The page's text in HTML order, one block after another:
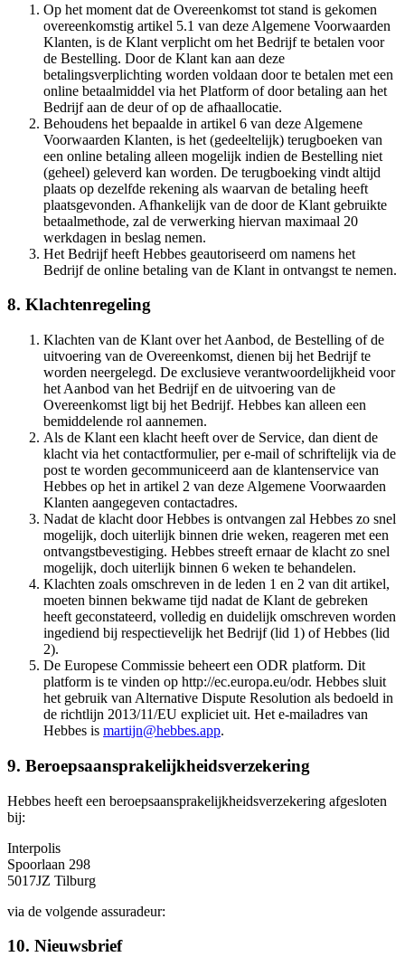
Op het moment dat de Overeenkomst tot stand is gekomen
overeenkomstig artikel 5.1 van deze Algemene Voorwaarden
Klanten, is de Klant verplicht om het Bedrijf te betalen voor
de Bestelling. Door de Klant kan aan deze
betalingsverplichting worden voldaan door te betalen met een
online betaalmiddel via het Platform of door betaling aan het
Bedrijf aan de deur of op de afhaallocatie. ​​​​‌ ‍ ​‍​‍‌‍ ‌ ​‍‌‍‍‌‌‍‌ ‌‍‍‌‌‍ ‍​‍​‍​ ‍‍​‍​‍‌ ​ ‌‍​‌‌‍ ‍‌‍‍‌‌ ‌​‌ ‍‌​‍ ‍‌‍‍‌‌‍ ​‍​‍​‍ ​​‍​‍‌‍‍​‌ ​‍‌‍‌‌‌‍‌‍​‍​‍​ ‍‍​‍​‍‌‍‍​‌ ‌​‌ ‌​‌ ​​​ ‍‍​‍ ​‍ ‌‍ ​‌‍ ‌‍​ ‌‍​‌‌‍ ​‌‍‍​‌‍ ‌ ​ ‌ ‌​​ ‍‍​ ​ ​ ​ ​ ​ ​ ​ ​‍ ‌‍‍‌‌‍ ‍‌ ‌​‌‍‌‌‌‍ ‍‌ ‌​​‍ ‌‍‌‌‌‍‌​‌‍‍‌‌ ‌​​‍ ‌‍ ‌‌‍ ‌‍‌​‌‍‌‌​ ‌‌ ​​‌ ​‍‌‍‌‌‌ ​ ‌‍‌‌‌‍ ‍‌ ‌​‌‍​‌‌ ‌​‌‍‍‌‌‍ ‌‍ ‍​ ‍ ‌‍‍‌‌‍‌​​ ‌‌‍‌​​ ​‍‌‍​‍​ ​​​ ​‍​ ‍​​ ​‌​ ‌​​‍ ‌‌‍‌​‌‍​‌​ ‍‌​ ​ ​‍ ‌​ ‌​​ ​‌‌‍‌‍​ ​‍​‍ ‌​ ‍‌‌‍‌‌​ ​‍​ ​‌​‍ ‌‌‍​‌‌‍‌‌‌‍‌‍​ ‌‌​ ​‍‌‍​‌‌‍​ ​ ​‌​ ​‌​ ​ ​ ​‍​ ​​​ ‍ ‌ ‌​‌ ‍‌‌ ​​‌‍‌‌​ ‌‌‍ ​‌‍‌‌‌‍‌ ‌‍​‌‌‍ ​‌‌​​‌‍​‌‌‍‌ ‌‍‌‌​ ‍ ‌ ​​‌‍​‌‌ ‌​‌‍‍​​ ‌‌‍​ ‌‍ ‌‍ ‍‌ ‌​‌‍‌‌‌‍ ‍‌ ‌​​‍‌‌​ ‌‌‌​​‍‌‌ ‌‍‍ ‌‍‌‌‌ ‍‌​‍‌‌​ ​ ‌​‌​​‍‌‌​ ​ ‌​‌​​‍‌‌​ ​‍​ ​‍‌‍‌​‌‍‌​​ ‌‌​ ‌‌​ ​ ‌‍‌‍‌‍​‌​ ​ ‌‍​‌‌‍​‍​ ‍​‌‍‌​​‍‌‌​ ​‍​ ​‍​‍‌‌​ ‌‌‌​‌​​‍ ‍‌‍​ ‌‍‍​‌‍‍‌‌‍ ​‌‍‌​‌ ​‍‌‍‌‌‌‍ ‍​‍‌‌​ ‌‌‌​​‍‌‌ ‌‍‍ ‌‍‌‌‌ ‍‌​‍‌‌​ ​ ‌​‌​​‍‌‌​ ​ ‌​‌​​‍‌‌​ ​‍​ ​‍​ ​‌‌‍​‍‌‍​‌​ ​​​ ‌​‌‍‌‍​ ‌‌‌‍​‌‌‍​‍​ ‌ ‌‍​‌​ ​ ​‍‌‌​ ​‍​ ​‍​‍‌‌​ ‌‌‌​‌​​‍ ‍‌ ‌​‌‍‌‌‌ ‍​‌ ‌​​ ‌‍​‍‌‍​‌‌ ​ ‌‍‌‌‌‌‌‌‌ ​‍‌‍ ​​ ‌‌‍‍​‌ ‌​‌ ‌​‌ ​​​‍‌‌​ ​ ‌​​‌​‍‌‌​ ​‍‌​‌‍​‍‌‌​ ​‍‌​‌‍‌‍ ​‌‍ ‌‍​ ‌‍​‌‌‍ ​‌‍‍​‌‍ ‌ ​ ‌ ‌​​‍‌‌​ ​ ‌​​‌​ ​ ​ ​ ​ ​ ​ ​ ​‍‌‍‌‍‍‌‌‍‌​​ ‌‌‍‌​​ ​‍‌‍​‍​ ​​​ ​‍​ ‍​​ ​‌​ ‌​​‍ ‌‌‍‌​‌‍​‌​ ‍‌​ ​ ​‍ ‌​ ‌​​ ​‌‌‍‌‍​ ​‍​‍ ‌​ ‍‌‌‍‌‌​ ​‍​ ​‌​‍ ‌‌‍​‌‌‍‌‌‌‍‌‍​ ‌‌​ ​‍‌‍​‌‌‍​ ​ ​‌​ ​‌​ ​ ​ ​‍​ ​​​‍‌‍‌ ‌​‌ ‍‌‌ ​​‌‍‌‌​ ‌‌‍ ​‌‍‌‌‌‍‌ ‌‍​‌‌‍ ​‌‌​​‌‍​‌‌‍‌ ‌‍‌‌​‍‌‍‌ ​​‌‍​‌‌ ‌​‌‍‍​​ ‌‌‍​ ‌‍ ‌‍ ‍‌ ‌​‌‍‌‌‌‍ ‍‌ ‌​​‍‌‌​ ‌‌‌​​‍‌‌ ‌‍‍ ‌‍‌‌‌ ‍‌​‍‌‌​ ​ ‌​‌​​‍‌‌​ ​ ‌​‌​​‍‌‌​ ​‍​ ​‍‌‍‌​‌‍‌​​ ‌‌​ ‌‌​ ​ ‌‍‌‍‌‍​‌​ ​ ‌‍​‌‌‍​‍​ ‍​‌‍‌​​‍‌‌​ ​‍​ ​‍​‍‌‌​ ‌‌‌​‌​​‍ ‍‌‍​ ‌‍‍​‌‍‍‌‌‍ ​‌‍‌​‌ ​‍‌‍‌‌‌‍ ‍​‍‌‌​ ‌‌‌​​‍‌‌ ‌‍‍ ‌‍‌‌‌ ‍‌​‍‌‌​ ​ ‌​‌​​‍‌‌​ ​ ‌​‌​​‍‌‌​ ​‍​ ​‍​ ​‌‌‍​‍‌‍​‌​ ​​​ ‌​‌‍‌‍​ ‌‌‌‍​‌‌‍​‍​ ‌ ‌‍​‌​ ​ ​‍‌‌​ ​‍​ ​‍​‍‌‌​ ‌‌‌​‌​​‍ ‍‌ ‌​‌‍‌‌‌ ‍​‌ ‌​​‍‌‍‌ ​​‌‍‌‌‌ ​‍‌ ​ ‌ ​​‌‍‌‌‌‍​ ‌ ‌​‌‍‍‌‌ ‌‍‌‍‌‌​ ‌‌ ​​‌ ‌‌‌‍​‍‌‍ ​‌‍‍‌‌ ​ ‌‍‍​‌‍‌‌‌‍‌​​‍​‍‌ ‌
Behoudens het bepaalde in artikel 6 van deze Algemene
Voorwaarden Klanten, is het (gedeeltelijk) terugboeken van
een online betaling alleen mogelijk indien de Bestelling niet
(geheel) geleverd kan worden. De terugboeking vindt altijd
plaats op dezelfde rekening als waarvan de betaling heeft
plaatsgevonden. Afhankelijk van de door de Klant gebruikte
betaalmethode, zal de verwerking hiervan maximaal 20
werkdagen in beslag nemen. ​​​​‌ ‍ ​‍​‍‌‍ ‌ ​‍‌‍‍‌‌‍‌ ‌‍‍‌‌‍ ‍​‍​‍​ ‍‍​‍​‍‌ ​ ‌‍​‌‌‍ ‍‌‍‍‌‌ ‌​‌ ‍‌​‍ ‍‌‍‍‌‌‍ ​‍​‍​‍ ​​‍​‍‌‍‍​‌ ​‍‌‍‌‌‌‍‌‍​‍​‍​ ‍‍​‍​‍‌‍‍​‌ ‌​‌ ‌​‌ ​​​ ‍‍​‍ ​‍ ‌‍ ​‌‍ ‌‍​ ‌‍​‌‌‍ ​‌‍‍​‌‍ ‌ ​ ‌ ‌​​ ‍‍​ ​ ​ ​ ​ ​ ​ ​ ​‍ ‌‍‍‌‌‍ ‍‌ ‌​‌‍‌‌‌‍ ‍‌ ‌​​‍ ‌‍‌‌‌‍‌​‌‍‍‌‌ ‌​​‍ ‌‍ ‌‌‍ ‌‍‌​‌‍‌‌​ ‌‌ ​​‌ ​‍‌‍‌‌‌ ​ ‌‍‌‌‌‍ ‍‌ ‌​‌‍​‌‌ ‌​‌‍‍‌‌‍ ‌‍ ‍​ ‍ ‌‍‍‌‌‍‌​​ ‌‌‍‌​​ ​‍‌‍​‍​ ​​​ ​‍​ ‍​​ ​‌​ ‌​​‍ ‌‌‍‌​‌‍​‌​ ‍‌​ ​ ​‍ ‌​ ‌​​ ​‌‌‍‌‍​ ​‍​‍ ‌​ ‍‌‌‍‌‌​ ​‍​ ​‌​‍ ‌‌‍​‌‌‍‌‌‌‍‌‍​ ‌‌​ ​‍‌‍​‌‌‍​ ​ ​‌​ ​‌​ ​ ​ ​‍​ ​​​ ‍ ‌ ‌​‌ ‍‌‌ ​​‌‍‌‌​ ‌‌‍ ​‌‍‌‌‌‍‌ ‌‍​‌‌‍ ​‌‌​​‌‍​‌‌‍‌ ‌‍‌‌​ ‍ ‌ ​​‌‍​‌‌ ‌​‌‍‍​​ ‌‌‍​ ‌‍ ‌‍ ‍‌ ‌​‌‍‌‌‌‍ ‍‌ ‌​​‍‌‌​ ‌‌‌​​‍‌‌ ‌‍‍ ‌‍‌‌‌ ‍‌​‍‌‌​ ​ ‌​‌​​‍‌‌​ ​ ‌​‌​​‍‌‌​ ​‍​ ​‍‌‍‌‍‌‍​‍‌‍‌‍​ ​‌‌‍​‍​ ‌‌‌‍​‌​ ‍‌​ ‍​​ ‌‌​ ‍​‌‍‌‌​‍‌‌​ ​‍​ ​‍​‍‌‌​ ‌‌‌​‌​​‍ ‍‌‍​ ‌‍‍​‌‍‍‌‌‍ ​‌‍‌​‌ ​‍‌‍‌‌‌‍ ‍​‍‌‌​ ‌‌‌​​‍‌‌ ‌‍‍ ‌‍‌‌‌ ‍‌​‍‌‌​ ​ ‌​‌​​‍‌‌​ ​ ‌​‌​​‍‌‌​ ​‍​ ​‍​ ​‌‌‍​‍‌‍​‌​ ​​​ ‌​‌‍‌‍​ ‌‌‌‍​‌‌‍​‍​ ‌ ‌‍​‌​ ​ ​‍‌‌​ ​‍​ ​‍​‍‌‌​ ‌‌‌​‌​​‍ ‍‌ ‌​‌‍‌‌‌ ‍​‌ ‌​​ ‌‍​‍‌‍​‌‌ ​ ‌‍‌‌‌‌‌‌‌ ​‍‌‍ ​​ ‌‌‍‍​‌ ‌​‌ ‌​‌ ​​​‍‌‌​ ​ ‌​​‌​‍‌‌​ ​‍‌​‌‍​‍‌‌​ ​‍‌​‌‍‌‍ ​‌‍ ‌‍​ ‌‍​‌‌‍ ​‌‍‍​‌‍ ‌ ​ ‌ ‌​​‍‌‌​ ​ ‌​​‌​ ​ ​ ​ ​ ​ ​ ​ ​‍‌‍‌‍‍‌‌‍‌​​ ‌‌‍‌​​ ​‍‌‍​‍​ ​​​ ​‍​ ‍​​ ​‌​ ‌​​‍ ‌‌‍‌​‌‍​‌​ ‍‌​ ​ ​‍ ‌​ ‌​​ ​‌‌‍‌‍​ ​‍​‍ ‌​ ‍‌‌‍‌‌​ ​‍​ ​‌​‍ ‌‌‍​‌‌‍‌‌‌‍‌‍​ ‌‌​ ​‍‌‍​‌‌‍​ ​ ​‌​ ​‌​ ​ ​ ​‍​ ​​​‍‌‍‌ ‌​‌ ‍‌‌ ​​‌‍‌‌​ ‌‌‍ ​‌‍‌‌‌‍‌ ‌‍​‌‌‍ ​‌‌​​‌‍​‌‌‍‌ ‌‍‌‌​‍‌‍‌ ​​‌‍​‌‌ ‌​‌‍‍​​ ‌‌‍​ ‌‍ ‌‍ ‍‌ ‌​‌‍‌‌‌‍ ‍‌ ‌​​‍‌‌​ ‌‌‌​​‍‌‌ ‌‍‍ ‌‍‌‌‌ ‍‌​‍‌‌​ ​ ‌​‌​​‍‌‌​ ​ ‌​‌​​‍‌‌​ ​‍​ ​‍‌‍‌‍‌‍​‍‌‍‌‍​ ​‌‌‍​‍​ ‌‌‌‍​‌​ ‍‌​ ‍​​ ‌‌​ ‍​‌‍‌‌​‍‌‌​ ​‍​ ​‍​‍‌‌​ ‌‌‌​‌​​‍ ‍‌‍​ ‌‍‍​‌‍‍‌‌‍ ​‌‍‌​‌ ​‍‌‍‌‌‌‍ ‍​‍‌‌​ ‌‌‌​​‍‌‌ ‌‍‍ ‌‍‌‌‌ ‍‌​‍‌‌​ ​ ‌​‌​​‍‌‌​ ​ ‌​‌​​‍‌‌​ ​‍​ ​‍​ ​‌‌‍​‍‌‍​‌​ ​​​ ‌​‌‍‌‍​ ‌‌‌‍​‌‌‍​‍​ ‌ ‌‍​‌​ ​ ​‍‌‌​ ​‍​ ​‍​‍‌‌​ ‌‌‌​‌​​‍ ‍‌ ‌​‌‍‌‌‌ ‍​‌ ‌​​‍‌‍‌ ​​‌‍‌‌‌ ​‍‌ ​ ‌ ​​‌‍‌‌‌‍​ ‌ ‌​‌‍‍‌‌ ‌‍‌‍‌‌​ ‌‌ ​​‌ ‌‌‌‍​‍‌‍ ​‌‍‍‌‌ ​ ‌‍‍​‌‍‌‌‌‍‌​​‍​‍‌ ‌
Het Bedrijf heeft Hebbes geautoriseerd om namens het
Bedrijf de online betaling van de Klant in ontvangst te nemen.​​​​‌ ‍ ​‍​‍‌‍ ‌ ​‍‌‍‍‌‌‍‌ ‌‍‍‌‌‍ ‍​‍​‍​ ‍‍​‍​‍‌ ​ ‌‍​‌‌‍ ‍‌‍‍‌‌ ‌​‌ ‍‌​‍ ‍‌‍‍‌‌‍ ​‍​‍​‍ ​​‍​‍‌‍‍​‌ ​‍‌‍‌‌‌‍‌‍​‍​‍​ ‍‍​‍​‍‌‍‍​‌ ‌​‌ ‌​‌ ​​​ ‍‍​‍ ​‍ ‌‍ ​‌‍ ‌‍​ ‌‍​‌‌‍ ​‌‍‍​‌‍ ‌ ​ ‌ ‌​​ ‍‍​ ​ ​ ​ ​ ​ ​ ​ ​‍ ‌‍‍‌‌‍ ‍‌ ‌​‌‍‌‌‌‍ ‍‌ ‌​​‍ ‌‍‌‌‌‍‌​‌‍‍‌‌ ‌​​‍ ‌‍ ‌‌‍ ‌‍‌​‌‍‌‌​ ‌‌ ​​‌ ​‍‌‍‌‌‌ ​ ‌‍‌‌‌‍ ‍‌ ‌​‌‍​‌‌ ‌​‌‍‍‌‌‍ ‌‍ ‍​ ‍ ‌‍‍‌‌‍‌​​ ‌‌‍‌​​ ​‍‌‍​‍​ ​​​ ​‍​ ‍​​ ​‌​ ‌​​‍ ‌‌‍‌​‌‍​‌​ ‍‌​ ​ ​‍ ‌​ ‌​​ ​‌‌‍‌‍​ ​‍​‍ ‌​ ‍‌‌‍‌‌​ ​‍​ ​‌​‍ ‌‌‍​‌‌‍‌‌‌‍‌‍​ ‌‌​ ​‍‌‍​‌‌‍​ ​ ​‌​ ​‌​ ​ ​ ​‍​ ​​​ ‍ ‌ ‌​‌ ‍‌‌ ​​‌‍‌‌​ ‌‌‍ ​‌‍‌‌‌‍‌ ‌‍​‌‌‍ ​‌‌​​‌‍​‌‌‍‌ ‌‍‌‌​ ‍ ‌ ​​‌‍​‌‌ ‌​‌‍‍​​ ‌‌‍​ ‌‍ ‌‍ ‍‌ ‌​‌‍‌‌‌‍ ‍‌ ‌​​‍‌‌​ ‌‌‌​​‍‌‌ ‌‍‍ ‌‍‌‌‌ ‍‌​‍‌‌​ ​ ‌​‌​​‍‌‌​ ​ ‌​‌​​‍‌‌​ ​‍​ ​‍​ ​ ​ ‍‌​ ​‍‌‍‌​​ ‌‌‌‍‌‍‌‍‌‍​ ‍​‌‍‌‌​ ‌ ‌‍​‍​ ‌‌​‍‌‌​ ​‍​ ​‍​‍‌‌​ ‌‌‌​‌​​‍ ‍‌‍​ ‌‍‍​‌‍‍‌‌‍ ​‌‍‌​‌ ​‍‌‍‌‌‌‍ ‍​‍‌‌​ ‌‌‌​​‍‌‌ ‌‍‍ ‌‍‌‌‌ ‍‌​‍‌‌​ ​ ‌​‌​​‍‌‌​ ​ ‌​‌​​‍‌‌​ ​‍​ ​‍​ ​‌‌‍​‍‌‍​‌​ ​​​ ‌​‌‍‌‍​ ‌‌‌‍​‌‌‍​‍​ ‌ ‌‍​‌​ ​ ​‍‌‌​ ​‍​ ​‍​‍‌‌​ ‌‌‌​‌​​‍ ‍‌ ‌​‌‍‌‌‌ ‍​‌ ‌​​ ‌‍​‍‌‍​‌‌ ​ ‌‍‌‌‌‌‌‌‌ ​‍‌‍ ​​ ‌‌‍‍​‌ ‌​‌ ‌​‌ ​​​‍‌‌​ ​ ‌​​‌​‍‌‌​ ​‍‌​‌‍​‍‌‌​ ​‍‌​‌‍‌‍ ​‌‍ ‌‍​ ‌‍​‌‌‍ ​‌‍‍​‌‍ ‌ ​ ‌ ‌​​‍‌‌​ ​ ‌​​‌​ ​ ​ ​ ​ ​ ​ ​ ​‍‌‍‌‍‍‌‌‍‌​​ ‌‌‍‌​​ ​‍‌‍​‍​ ​​​ ​‍​ ‍​​ ​‌​ ‌​​‍ ‌‌‍‌​‌‍​‌​ ‍‌​ ​ ​‍ ‌​ ‌​​ ​‌‌‍‌‍​ ​‍​‍ ‌​ ‍‌‌‍‌‌​ ​‍​ ​‌​‍ ‌‌‍​‌‌‍‌‌‌‍‌‍​ ‌‌​ ​‍‌‍​‌‌‍​ ​ ​‌​ ​‌​ ​ ​ ​‍​ ​​​‍‌‍‌ ‌​‌ ‍‌‌ ​​‌‍‌‌​ ‌‌‍ ​‌‍‌‌‌‍‌ ‌‍​‌‌‍ ​‌‌​​‌‍​‌‌‍‌ ‌‍‌‌​‍‌‍‌ ​​‌‍​‌‌ ‌​‌‍‍​​ ‌‌‍​ ‌‍ ‌‍ ‍‌ ‌​‌‍‌‌‌‍ ‍‌ ‌​​‍‌‌​ ‌‌‌​​‍‌‌ ‌‍‍ ‌‍‌‌‌ ‍‌​‍‌‌​ ​ ‌​‌​​‍‌‌​ ​ ‌​‌​​‍‌‌​ ​‍​ ​‍​ ​ ​ ‍‌​ ​‍‌‍‌​​ ‌‌‌‍‌‍‌‍‌‍​ ‍​‌‍‌‌​ ‌ ‌‍​‍​ ‌‌​‍‌‌​ ​‍​ ​‍​‍‌‌​ ‌‌‌​‌​​‍ ‍‌‍​ ‌‍‍​‌‍‍‌‌‍ ​‌‍‌​‌ ​‍‌‍‌‌‌‍ ‍​‍‌‌​ ‌‌‌​​‍‌‌ ‌‍‍ ‌‍‌‌‌ ‍‌​‍‌‌​ ​ ‌​‌​​‍‌‌​ ​ ‌​‌​​‍‌‌​ ​‍​ ​‍​ ​‌‌‍​‍‌‍​‌​ ​​​ ‌​‌‍‌‍​ ‌‌‌‍​‌‌‍​‍​ ‌ ‌‍​‌​ ​ ​‍‌‌​ ​‍​ ​‍​‍‌‌​ ‌‌‌​‌​​‍ ‍‌ ‌​‌‍‌‌‌ ‍​‌ ‌​​‍‌‍‌ ​​‌‍‌‌‌ ​‍‌ ​ ‌ ​​‌‍‌‌‌‍​ ‌ ‌​‌‍‍‌‌ ‌‍‌‍‌‌​ ‌‌ ​​‌ ‌‌‌‍​‍‌‍ ​‌‍‍‌‌ ​ ‌‍‍​‌‍‌‌‌‍‌​​‍​‍‌ ‌
8. Klachtenregeling​​​​‌ ‍ ​‍​‍‌‍ ‌ ​‍‌‍‍‌‌‍‌ ‌‍‍‌‌‍ ‍​‍​‍​ ‍‍​‍​‍‌ ​ ‌‍​‌‌‍ ‍‌‍‍‌‌ ‌​‌ ‍‌​‍ ‍‌‍‍‌‌‍ ​‍​‍​‍ ​​‍​‍‌‍‍​‌ ​‍‌‍‌‌‌‍‌‍​‍​‍​ ‍‍​‍​‍‌‍‍​‌ ‌​‌ ‌​‌ ​​​ ‍‍​‍ ​‍ ‌‍ ​‌‍ ‌‍​ ‌‍​‌‌‍ ​‌‍‍​‌‍ ‌ ​ ‌ ‌​​ ‍‍​ ​ ​ ​ ​ ​ ​ ​ ​‍ ‌‍‍‌‌‍ ‍‌ ‌​‌‍‌‌‌‍ ‍‌ ‌​​‍ ‌‍‌‌‌‍‌​‌‍‍‌‌ ‌​​‍ ‌‍ ‌‌‍ ‌‍‌​‌‍‌‌​ ‌‌ ​​‌ ​‍‌‍‌‌‌ ​ ‌‍‌‌‌‍ ‍‌ ‌​‌‍​‌‌ ‌​‌‍‍‌‌‍ ‌‍ ‍​ ‍ ‌‍‍‌‌‍‌​​ ‌‌‍‌​​ ​‍‌‍​‍​ ​​​ ​‍​ ‍​​ ​‌​ ‌​​‍ ‌‌‍‌​‌‍​‌​ ‍‌​ ​ ​‍ ‌​ ‌​​ ​‌‌‍‌‍​ ​‍​‍ ‌​ ‍‌‌‍‌‌​ ​‍​ ​‌​‍ ‌‌‍​‌‌‍‌‌‌‍‌‍​ ‌‌​ ​‍‌‍​‌‌‍​ ​ ​‌​ ​‌​ ​ ​ ​‍​ ​​​ ‍ ‌ ‌​‌ ‍‌‌ ​​‌‍‌‌​ ‌‌‍ ​‌‍‌‌‌‍‌ ‌‍​‌‌‍ ​‌‌​​‌‍​‌‌‍‌ ‌‍‌‌​ ‍ ‌ ​​‌‍​‌‌ ‌​‌‍‍​​ ‌‌‍​ ‌‍ ‌‍ ‍‌ ‌​‌‍‌‌‌‍ ‍‌ ‌​​‍‌‌​ ‌‌‌​​‍‌‌ ‌‍‍ ‌‍‌‌‌ ‍‌​‍‌‌​ ​ ‌​‌​​‍‌‌​ ​ ‌​‌​​‍‌‌​ ​‍​ ​‍‌‍​‍​ ​​​ ​‍​ ‍‌​ ‍​​ ‌​​ ​​​ ‍​​ ‍‌‌‍​ ‌‍​‍​ ‌​​‍‌‌​ ​‍​ ​‍​‍‌‌​ ‌‌‌​‌​​‍ ‍‌‍​ ‌‍‍​‌‍‍‌‌‍ ​‌‍‌​‌ ​‍‌‍‌‌‌‍ ‍​‍‌‌​ ‌‌‌​​‍‌‌ ‌‍‍ ‌‍‌‌‌ ‍‌​‍‌‌​ ​ ‌​‌​​‍‌‌​ ​ ‌​‌​​‍‌‌​ ​‍​ ​‍​ ‍​​ ​‌‌‍​ ‌‍​‍‌‍​ ​ ‍‌‌‍​ ‌‍​‌‌‍‌‍‌‍​‌​ ​ ‌‍‌​​‍‌‌​ ​‍​ ​‍​‍‌‌​ ‌‌‌​‌​​‍ ‍‌ ‌​‌‍‌‌‌ ‍​‌ ‌​​ ‌‍​‍‌‍​‌‌ ​ ‌‍‌‌‌‌‌‌‌ ​‍‌‍ ​​ ‌‌‍‍​‌ ‌​‌ ‌​‌ ​​​‍‌‌​ ​ ‌​​‌​‍‌‌​ ​‍‌​‌‍​‍‌‌​ ​‍‌​‌‍‌‍ ​‌‍ ‌‍​ ‌‍​‌‌‍ ​‌‍‍​‌‍ ‌ ​ ‌ ‌​​‍‌‌​ ​ ‌​​‌​ ​ ​ ​ ​ ​ ​ ​ ​‍‌‍‌‍‍‌‌‍‌​​ ‌‌‍‌​​ ​‍‌‍​‍​ ​​​ ​‍​ ‍​​ ​‌​ ‌​​‍ ‌‌‍‌​‌‍​‌​ ‍‌​ ​ ​‍ ‌​ ‌​​ ​‌‌‍‌‍​ ​‍​‍ ‌​ ‍‌‌‍‌‌​ ​‍​ ​‌​‍ ‌‌‍​‌‌‍‌‌‌‍‌‍​ ‌‌​ ​‍‌‍​‌‌‍​ ​ ​‌​ ​‌​ ​ ​ ​‍​ ​​​‍‌‍‌ ‌​‌ ‍‌‌ ​​‌‍‌‌​ ‌‌‍ ​‌‍‌‌‌‍‌ ‌‍​‌‌‍ ​‌‌​​‌‍​‌‌‍‌ ‌‍‌‌​‍‌‍‌ ​​‌‍​‌‌ ‌​‌‍‍​​ ‌‌‍​ ‌‍ ‌‍ ‍‌ ‌​‌‍‌‌‌‍ ‍‌ ‌​​‍‌‌​ ‌‌‌​​‍‌‌ ‌‍‍ ‌‍‌‌‌ ‍‌​‍‌‌​ ​ ‌​‌​​‍‌‌​ ​ ‌​‌​​‍‌‌​ ​‍​ ​‍‌‍​‍​ ​​​ ​‍​ ‍‌​ ‍​​ ‌​​ ​​​ ‍​​ ‍‌‌‍​ ‌‍​‍​ ‌​​‍‌‌​ ​‍​ ​‍​‍‌‌​ ‌‌‌​‌​​‍ ‍‌‍​ ‌‍‍​‌‍‍‌‌‍ ​‌‍‌​‌ ​‍‌‍‌‌‌‍ ‍​‍‌‌​ ‌‌‌​​‍‌‌ ‌‍‍ ‌‍‌‌‌ ‍‌​‍‌‌​ ​ ‌​‌​​‍‌‌​ ​ ‌​‌​​‍‌‌​ ​‍​ ​‍​ ‍​​ ​‌‌‍​ ‌‍​‍‌‍​ ​ ‍‌‌‍​ ‌‍​‌‌‍‌‍‌‍​‌​ ​ ‌‍‌​​‍‌‌​ ​‍​ ​‍​‍‌‌​ ‌‌‌​‌​​‍ ‍‌ ‌​‌‍‌‌‌ ‍​‌ ‌​​‍‌‍‌ ​​‌‍‌‌‌ ​‍‌ ​ ‌ ​​‌‍‌‌‌‍​ ‌ ‌​‌‍‍‌‌ ‌‍‌‍‌‌​ ‌‌ ​​‌ ‌‌‌‍​‍‌‍ ​‌‍‍‌‌ ​ ‌‍‍​‌‍‌‌‌‍‌​​‍​‍‌ ‌
Klachten van de Klant over het Aanbod, de Bestelling of de
uitvoering van de Overeenkomst, dienen bij het Bedrijf te
worden neergelegd. De exclusieve verantwoordelijkheid voor
het Aanbod van het Bedrijf en de uitvoering van de
Overeenkomst ligt bij het Bedrijf. Hebbes kan alleen een
bemiddelende rol aannemen. ​​​​‌ ‍ ​‍​‍‌‍ ‌ ​‍‌‍‍‌‌‍‌ ‌‍‍‌‌‍ ‍​‍​‍​ ‍‍​‍​‍‌ ​ ‌‍​‌‌‍ ‍‌‍‍‌‌ ‌​‌ ‍‌​‍ ‍‌‍‍‌‌‍ ​‍​‍​‍ ​​‍​‍‌‍‍​‌ ​‍‌‍‌‌‌‍‌‍​‍​‍​ ‍‍​‍​‍‌‍‍​‌ ‌​‌ ‌​‌ ​​​ ‍‍​‍ ​‍ ‌‍ ​‌‍ ‌‍​ ‌‍​‌‌‍ ​‌‍‍​‌‍ ‌ ​ ‌ ‌​​ ‍‍​ ​ ​ ​ ​ ​ ​ ​ ​‍ ‌‍‍‌‌‍ ‍‌ ‌​‌‍‌‌‌‍ ‍‌ ‌​​‍ ‌‍‌‌‌‍‌​‌‍‍‌‌ ‌​​‍ ‌‍ ‌‌‍ ‌‍‌​‌‍‌‌​ ‌‌ ​​‌ ​‍‌‍‌‌‌ ​ ‌‍‌‌‌‍ ‍‌ ‌​‌‍​‌‌ ‌​‌‍‍‌‌‍ ‌‍ ‍​ ‍ ‌‍‍‌‌‍‌​​ ‌‌‍‌​​ ​‍‌‍​‍​ ​​​ ​‍​ ‍​​ ​‌​ ‌​​‍ ‌‌‍‌​‌‍​‌​ ‍‌​ ​ ​‍ ‌​ ‌​​ ​‌‌‍‌‍​ ​‍​‍ ‌​ ‍‌‌‍‌‌​ ​‍​ ​‌​‍ ‌‌‍​‌‌‍‌‌‌‍‌‍​ ‌‌​ ​‍‌‍​‌‌‍​ ​ ​‌​ ​‌​ ​ ​ ​‍​ ​​​ ‍ ‌ ‌​‌ ‍‌‌ ​​‌‍‌‌​ ‌‌‍ ​‌‍‌‌‌‍‌ ‌‍​‌‌‍ ​‌‌​​‌‍​‌‌‍‌ ‌‍‌‌​ ‍ ‌ ​​‌‍​‌‌ ‌​‌‍‍​​ ‌‌‍​ ‌‍ ‌‍ ‍‌ ‌​‌‍‌‌‌‍ ‍‌ ‌​​‍‌‌​ ‌‌‌​​‍‌‌ ‌‍‍ ‌‍‌‌‌ ‍‌​‍‌‌​ ​ ‌​‌​​‍‌‌​ ​ ‌​‌​​‍‌‌​ ​‍​ ​‍​ ‌​​ ​‌‌‍​ ​ ‌‍​ ‌‌​ ​​​ ​​​ ​​​ ​‍‌‍‌‍‌‍​ ​ ‌ ​‍‌‌​ ​‍​ ​‍​‍‌‌​ ‌‌‌​‌​​‍ ‍‌‍​ ‌‍‍​‌‍‍‌‌‍ ​‌‍‌​‌ ​‍‌‍‌‌‌‍ ‍​‍‌‌​ ‌‌‌​​‍‌‌ ‌‍‍ ‌‍‌‌‌ ‍‌​‍‌‌​ ​ ‌​‌​​‍‌‌​ ​ ‌​‌​​‍‌‌​ ​‍​ ​‍​ ​ ‌‍​‍‌‍‌‍‌‍​‌‌‍‌‌‌‍‌‌​ ‌‌‌‍​ ​ ​ ‌‍‌​​ ‍‌‌‍‌‍​‍‌‌​ ​‍​ ​‍​‍‌‌​ ‌‌‌​‌​​‍ ‍‌ ‌​‌‍‌‌‌ ‍​‌ ‌​​ ‌‍​‍‌‍​‌‌ ​ ‌‍‌‌‌‌‌‌‌ ​‍‌‍ ​​ ‌‌‍‍​‌ ‌​‌ ‌​‌ ​​​‍‌‌​ ​ ‌​​‌​‍‌‌​ ​‍‌​‌‍​‍‌‌​ ​‍‌​‌‍‌‍ ​‌‍ ‌‍​ ‌‍​‌‌‍ ​‌‍‍​‌‍ ‌ ​ ‌ ‌​​‍‌‌​ ​ ‌​​‌​ ​ ​ ​ ​ ​ ​ ​ ​‍‌‍‌‍‍‌‌‍‌​​ ‌‌‍‌​​ ​‍‌‍​‍​ ​​​ ​‍​ ‍​​ ​‌​ ‌​​‍ ‌‌‍‌​‌‍​‌​ ‍‌​ ​ ​‍ ‌​ ‌​​ ​‌‌‍‌‍​ ​‍​‍ ‌​ ‍‌‌‍‌‌​ ​‍​ ​‌​‍ ‌‌‍​‌‌‍‌‌‌‍‌‍​ ‌‌​ ​‍‌‍​‌‌‍​ ​ ​‌​ ​‌​ ​ ​ ​‍​ ​​​‍‌‍‌ ‌​‌ ‍‌‌ ​​‌‍‌‌​ ‌‌‍ ​‌‍‌‌‌‍‌ ‌‍​‌‌‍ ​‌‌​​‌‍​‌‌‍‌ ‌‍‌‌​‍‌‍‌ ​​‌‍​‌‌ ‌​‌‍‍​​ ‌‌‍​ ‌‍ ‌‍ ‍‌ ‌​‌‍‌‌‌‍ ‍‌ ‌​​‍‌‌​ ‌‌‌​​‍‌‌ ‌‍‍ ‌‍‌‌‌ ‍‌​‍‌‌​ ​ ‌​‌​​‍‌‌​ ​ ‌​‌​​‍‌‌​ ​‍​ ​‍​ ‌​​ ​‌‌‍​ ​ ‌‍​ ‌‌​ ​​​ ​​​ ​​​ ​‍‌‍‌‍‌‍​ ​ ‌ ​‍‌‌​ ​‍​ ​‍​‍‌‌​ ‌‌‌​‌​​‍ ‍‌‍​ ‌‍‍​‌‍‍‌‌‍ ​‌‍‌​‌ ​‍‌‍‌‌‌‍ ‍​‍‌‌​ ‌‌‌​​‍‌‌ ‌‍‍ ‌‍‌‌‌ ‍‌​‍‌‌​ ​ ‌​‌​​‍‌‌​ ​ ‌​‌​​‍‌‌​ ​‍​ ​‍​ ​ ‌‍​‍‌‍‌‍‌‍​‌‌‍‌‌‌‍‌‌​ ‌‌‌‍​ ​ ​ ‌‍‌​​ ‍‌‌‍‌‍​‍‌‌​ ​‍​ ​‍​‍‌‌​ ‌‌‌​‌​​‍ ‍‌ ‌​‌‍‌‌‌ ‍​‌ ‌​​‍‌‍‌ ​​‌‍‌‌‌ ​‍‌ ​ ‌ ​​‌‍‌‌‌‍​ ‌ ‌​‌‍‍‌‌ ‌‍‌‍‌‌​ ‌‌ ​​‌ ‌‌‌‍​‍‌‍ ​‌‍‍‌‌ ​ ‌‍‍​‌‍‌‌‌‍‌​​‍​‍‌ ‌
Als de Klant een klacht heeft over de Service, dan dient de
klacht via het contactformulier, per e-mail of schriftelijk via de
post te worden gecommuniceerd aan de klantenservice van
Hebbes op het in artikel 2 van deze Algemene Voorwaarden
Klanten aangegeven contactadres. ​​​​‌ ‍ ​‍​‍‌‍ ‌ ​‍‌‍‍‌‌‍‌ ‌‍‍‌‌‍ ‍​‍​‍​ ‍‍​‍​‍‌ ​ ‌‍​‌‌‍ ‍‌‍‍‌‌ ‌​‌ ‍‌​‍ ‍‌‍‍‌‌‍ ​‍​‍​‍ ​​‍​‍‌‍‍​‌ ​‍‌‍‌‌‌‍‌‍​‍​‍​ ‍‍​‍​‍‌‍‍​‌ ‌​‌ ‌​‌ ​​​ ‍‍​‍ ​‍ ‌‍ ​‌‍ ‌‍​ ‌‍​‌‌‍ ​‌‍‍​‌‍ ‌ ​ ‌ ‌​​ ‍‍​ ​ ​ ​ ​ ​ ​ ​ ​‍ ‌‍‍‌‌‍ ‍‌ ‌​‌‍‌‌‌‍ ‍‌ ‌​​‍ ‌‍‌‌‌‍‌​‌‍‍‌‌ ‌​​‍ ‌‍ ‌‌‍ ‌‍‌​‌‍‌‌​ ‌‌ ​​‌ ​‍‌‍‌‌‌ ​ ‌‍‌‌‌‍ ‍‌ ‌​‌‍​‌‌ ‌​‌‍‍‌‌‍ ‌‍ ‍​ ‍ ‌‍‍‌‌‍‌​​ ‌‌‍‌​​ ​‍‌‍​‍​ ​​​ ​‍​ ‍​​ ​‌​ ‌​​‍ ‌‌‍‌​‌‍​‌​ ‍‌​ ​ ​‍ ‌​ ‌​​ ​‌‌‍‌‍​ ​‍​‍ ‌​ ‍‌‌‍‌‌​ ​‍​ ​‌​‍ ‌‌‍​‌‌‍‌‌‌‍‌‍​ ‌‌​ ​‍‌‍​‌‌‍​ ​ ​‌​ ​‌​ ​ ​ ​‍​ ​​​ ‍ ‌ ‌​‌ ‍‌‌ ​​‌‍‌‌​ ‌‌‍ ​‌‍‌‌‌‍‌ ‌‍​‌‌‍ ​‌‌​​‌‍​‌‌‍‌ ‌‍‌‌​ ‍ ‌ ​​‌‍​‌‌ ‌​‌‍‍​​ ‌‌‍​ ‌‍ ‌‍ ‍‌ ‌​‌‍‌‌‌‍ ‍‌ ‌​​‍‌‌​ ‌‌‌​​‍‌‌ ‌‍‍ ‌‍‌‌‌ ‍‌​‍‌‌​ ​ ‌​‌​​‍‌‌​ ​ ‌​‌​​‍‌‌​ ​‍​ ​‍​ ‌​​ ​​​ ​​‌‍‌​‌‍​‌‌‍​‍‌‍​‌‌‍‌​‌‍‌‌‌‍​ ​ ​​​ ​ ​‍‌‌​ ​‍​ ​‍​‍‌‌​ ‌‌‌​‌​​‍ ‍‌‍​ ‌‍‍​‌‍‍‌‌‍ ​‌‍‌​‌ ​‍‌‍‌‌‌‍ ‍​‍‌‌​ ‌‌‌​​‍‌‌ ‌‍‍ ‌‍‌‌‌ ‍‌​‍‌‌​ ​ ‌​‌​​‍‌‌​ ​ ‌​‌​​‍‌‌​ ​‍​ ​‍​ ​ ‌‍​‍‌‍‌‍‌‍​‌‌‍‌‌‌‍‌‌​ ‌‌‌‍​ ​ ​ ‌‍‌​​ ‍‌‌‍‌‍​‍‌‌​ ​‍​ ​‍​‍‌‌​ ‌‌‌​‌​​‍ ‍‌ ‌​‌‍‌‌‌ ‍​‌ ‌​​ ‌‍​‍‌‍​‌‌ ​ ‌‍‌‌‌‌‌‌‌ ​‍‌‍ ​​ ‌‌‍‍​‌ ‌​‌ ‌​‌ ​​​‍‌‌​ ​ ‌​​‌​‍‌‌​ ​‍‌​‌‍​‍‌‌​ ​‍‌​‌‍‌‍ ​‌‍ ‌‍​ ‌‍​‌‌‍ ​‌‍‍​‌‍ ‌ ​ ‌ ‌​​‍‌‌​ ​ ‌​​‌​ ​ ​ ​ ​ ​ ​ ​ ​‍‌‍‌‍‍‌‌‍‌​​ ‌‌‍‌​​ ​‍‌‍​‍​ ​​​ ​‍​ ‍​​ ​‌​ ‌​​‍ ‌‌‍‌​‌‍​‌​ ‍‌​ ​ ​‍ ‌​ ‌​​ ​‌‌‍‌‍​ ​‍​‍ ‌​ ‍‌‌‍‌‌​ ​‍​ ​‌​‍ ‌‌‍​‌‌‍‌‌‌‍‌‍​ ‌‌​ ​‍‌‍​‌‌‍​ ​ ​‌​ ​‌​ ​ ​ ​‍​ ​​​‍‌‍‌ ‌​‌ ‍‌‌ ​​‌‍‌‌​ ‌‌‍ ​‌‍‌‌‌‍‌ ‌‍​‌‌‍ ​‌‌​​‌‍​‌‌‍‌ ‌‍‌‌​‍‌‍‌ ​​‌‍​‌‌ ‌​‌‍‍​​ ‌‌‍​ ‌‍ ‌‍ ‍‌ ‌​‌‍‌‌‌‍ ‍‌ ‌​​‍‌‌​ ‌‌‌​​‍‌‌ ‌‍‍ ‌‍‌‌‌ ‍‌​‍‌‌​ ​ ‌​‌​​‍‌‌​ ​ ‌​‌​​‍‌‌​ ​‍​ ​‍​ ‌​​ ​​​ ​​‌‍‌​‌‍​‌‌‍​‍‌‍​‌‌‍‌​‌‍‌‌‌‍​ ​ ​​​ ​ ​‍‌‌​ ​‍​ ​‍​‍‌‌​ ‌‌‌​‌​​‍ ‍‌‍​ ‌‍‍​‌‍‍‌‌‍ ​‌‍‌​‌ ​‍‌‍‌‌‌‍ ‍​‍‌‌​ ‌‌‌​​‍‌‌ ‌‍‍ ‌‍‌‌‌ ‍‌​‍‌‌​ ​ ‌​‌​​‍‌‌​ ​ ‌​‌​​‍‌‌​ ​‍​ ​‍​ ​ ‌‍​‍‌‍‌‍‌‍​‌‌‍‌‌‌‍‌‌​ ‌‌‌‍​ ​ ​ ‌‍‌​​ ‍‌‌‍‌‍​‍‌‌​ ​‍​ ​‍​‍‌‌​ ‌‌‌​‌​​‍ ‍‌ ‌​‌‍‌‌‌ ‍​‌ ‌​​‍‌‍‌ ​​‌‍‌‌‌ ​‍‌ ​ ‌ ​​‌‍‌‌‌‍​ ‌ ‌​‌‍‍‌‌ ‌‍‌‍‌‌​ ‌‌ ​​‌ ‌‌‌‍​‍‌‍ ​‌‍‍‌‌ ​ ‌‍‍​‌‍‌‌‌‍‌​​‍​‍‌ ‌
Nadat de klacht door Hebbes is ontvangen zal Hebbes zo snel
mogelijk, doch uiterlijk binnen drie weken, reageren met een
ontvangstbevestiging. Hebbes streeft ernaar de klacht zo snel
mogelijk, doch uiterlijk binnen 6 weken te behandelen. ​​​​‌ ‍ ​‍​‍‌‍ ‌ ​‍‌‍‍‌‌‍‌ ‌‍‍‌‌‍ ‍​‍​‍​ ‍‍​‍​‍‌ ​ ‌‍​‌‌‍ ‍‌‍‍‌‌ ‌​‌ ‍‌​‍ ‍‌‍‍‌‌‍ ​‍​‍​‍ ​​‍​‍‌‍‍​‌ ​‍‌‍‌‌‌‍‌‍​‍​‍​ ‍‍​‍​‍‌‍‍​‌ ‌​‌ ‌​‌ ​​​ ‍‍​‍ ​‍ ‌‍ ​‌‍ ‌‍​ ‌‍​‌‌‍ ​‌‍‍​‌‍ ‌ ​ ‌ ‌​​ ‍‍​ ​ ​ ​ ​ ​ ​ ​ ​‍ ‌‍‍‌‌‍ ‍‌ ‌​‌‍‌‌‌‍ ‍‌ ‌​​‍ ‌‍‌‌‌‍‌​‌‍‍‌‌ ‌​​‍ ‌‍ ‌‌‍ ‌‍‌​‌‍‌‌​ ‌‌ ​​‌ ​‍‌‍‌‌‌ ​ ‌‍‌‌‌‍ ‍‌ ‌​‌‍​‌‌ ‌​‌‍‍‌‌‍ ‌‍ ‍​ ‍ ‌‍‍‌‌‍‌​​ ‌‌‍‌​​ ​‍‌‍​‍​ ​​​ ​‍​ ‍​​ ​‌​ ‌​​‍ ‌‌‍‌​‌‍​‌​ ‍‌​ ​ ​‍ ‌​ ‌​​ ​‌‌‍‌‍​ ​‍​‍ ‌​ ‍‌‌‍‌‌​ ​‍​ ​‌​‍ ‌‌‍​‌‌‍‌‌‌‍‌‍​ ‌‌​ ​‍‌‍​‌‌‍​ ​ ​‌​ ​‌​ ​ ​ ​‍​ ​​​ ‍ ‌ ‌​‌ ‍‌‌ ​​‌‍‌‌​ ‌‌‍ ​‌‍‌‌‌‍‌ ‌‍​‌‌‍ ​‌‌​​‌‍​‌‌‍‌ ‌‍‌‌​ ‍ ‌ ​​‌‍​‌‌ ‌​‌‍‍​​ ‌‌‍​ ‌‍ ‌‍ ‍‌ ‌​‌‍‌‌‌‍ ‍‌ ‌​​‍‌‌​ ‌‌‌​​‍‌‌ ‌‍‍ ‌‍‌‌‌ ‍‌​‍‌‌​ ​ ‌​‌​​‍‌‌​ ​ ‌​‌​​‍‌‌​ ​‍​ ​‍‌‍‌​‌‍​‍​ ​​​ ‌ ​ ​ ‌‍‌‌‌‍‌‍​ ​ ‌‍‌​​ ​​​ ‍‌​ ‍‌​‍‌‌​ ​‍​ ​‍​‍‌‌​ ‌‌‌​‌​​‍ ‍‌‍​ ‌‍‍​‌‍‍‌‌‍ ​‌‍‌​‌ ​‍‌‍‌‌‌‍ ‍​‍‌‌​ ‌‌‌​​‍‌‌ ‌‍‍ ‌‍‌‌‌ ‍‌​‍‌‌​ ​ ‌​‌​​‍‌‌​ ​ ‌​‌​​‍‌‌​ ​‍​ ​‍​ ​ ‌‍​‍‌‍‌‍‌‍​‌‌‍‌‌‌‍‌‌​ ‌‌‌‍​ ​ ​ ‌‍‌​​ ‍‌‌‍‌‍​‍‌‌​ ​‍​ ​‍​‍‌‌​ ‌‌‌​‌​​‍ ‍‌ ‌​‌‍‌‌‌ ‍​‌ ‌​​ ‌‍​‍‌‍​‌‌ ​ ‌‍‌‌‌‌‌‌‌ ​‍‌‍ ​​ ‌‌‍‍​‌ ‌​‌ ‌​‌ ​​​‍‌‌​ ​ ‌​​‌​‍‌‌​ ​‍‌​‌‍​‍‌‌​ ​‍‌​‌‍‌‍ ​‌‍ ‌‍​ ‌‍​‌‌‍ ​‌‍‍​‌‍ ‌ ​ ‌ ‌​​‍‌‌​ ​ ‌​​‌​ ​ ​ ​ ​ ​ ​ ​ ​‍‌‍‌‍‍‌‌‍‌​​ ‌‌‍‌​​ ​‍‌‍​‍​ ​​​ ​‍​ ‍​​ ​‌​ ‌​​‍ ‌‌‍‌​‌‍​‌​ ‍‌​ ​ ​‍ ‌​ ‌​​ ​‌‌‍‌‍​ ​‍​‍ ‌​ ‍‌‌‍‌‌​ ​‍​ ​‌​‍ ‌‌‍​‌‌‍‌‌‌‍‌‍​ ‌‌​ ​‍‌‍​‌‌‍​ ​ ​‌​ ​‌​ ​ ​ ​‍​ ​​​‍‌‍‌ ‌​‌ ‍‌‌ ​​‌‍‌‌​ ‌‌‍ ​‌‍‌‌‌‍‌ ‌‍​‌‌‍ ​‌‌​​‌‍​‌‌‍‌ ‌‍‌‌​‍‌‍‌ ​​‌‍​‌‌ ‌​‌‍‍​​ ‌‌‍​ ‌‍ ‌‍ ‍‌ ‌​‌‍‌‌‌‍ ‍‌ ‌​​‍‌‌​ ‌‌‌​​‍‌‌ ‌‍‍ ‌‍‌‌‌ ‍‌​‍‌‌​ ​ ‌​‌​​‍‌‌​ ​ ‌​‌​​‍‌‌​ ​‍​ ​‍‌‍‌​‌‍​‍​ ​​​ ‌ ​ ​ ‌‍‌‌‌‍‌‍​ ​ ‌‍‌​​ ​​​ ‍‌​ ‍‌​‍‌‌​ ​‍​ ​‍​‍‌‌​ ‌‌‌​‌​​‍ ‍‌‍​ ‌‍‍​‌‍‍‌‌‍ ​‌‍‌​‌ ​‍‌‍‌‌‌‍ ‍​‍‌‌​ ‌‌‌​​‍‌‌ ‌‍‍ ‌‍‌‌‌ ‍‌​‍‌‌​ ​ ‌​‌​​‍‌‌​ ​ ‌​‌​​‍‌‌​ ​‍​ ​‍​ ​ ‌‍​‍‌‍‌‍‌‍​‌‌‍‌‌‌‍‌‌​ ‌‌‌‍​ ​ ​ ‌‍‌​​ ‍‌‌‍‌‍​‍‌‌​ ​‍​ ​‍​‍‌‌​ ‌‌‌​‌​​‍ ‍‌ ‌​‌‍‌‌‌ ‍​‌ ‌​​‍‌‍‌ ​​‌‍‌‌‌ ​‍‌ ​ ‌ ​​‌‍‌‌‌‍​ ‌ ‌​‌‍‍‌‌ ‌‍‌‍‌‌​ ‌‌ ​​‌ ‌‌‌‍​‍‌‍ ​‌‍‍‌‌ ​ ‌‍‍​‌‍‌‌‌‍‌​​‍​‍‌ ‌
Klachten zoals omschreven in de leden 1 en 2 van dit artikel,
moeten binnen bekwame tijd nadat de Klant de gebreken
heeft geconstateerd, volledig en duidelijk omschreven worden
ingediend bij respectievelijk het Bedrijf (lid 1) of Hebbes (lid
2). ​​​​‌ ‍ ​‍​‍‌‍ ‌ ​‍‌‍‍‌‌‍‌ ‌‍‍‌‌‍ ‍​‍​‍​ ‍‍​‍​‍‌ ​ ‌‍​‌‌‍ ‍‌‍‍‌‌ ‌​‌ ‍‌​‍ ‍‌‍‍‌‌‍ ​‍​‍​‍ ​​‍​‍‌‍‍​‌ ​‍‌‍‌‌‌‍‌‍​‍​‍​ ‍‍​‍​‍‌‍‍​‌ ‌​‌ ‌​‌ ​​​ ‍‍​‍ ​‍ ‌‍ ​‌‍ ‌‍​ ‌‍​‌‌‍ ​‌‍‍​‌‍ ‌ ​ ‌ ‌​​ ‍‍​ ​ ​ ​ ​ ​ ​ ​ ​‍ ‌‍‍‌‌‍ ‍‌ ‌​‌‍‌‌‌‍ ‍‌ ‌​​‍ ‌‍‌‌‌‍‌​‌‍‍‌‌ ‌​​‍ ‌‍ ‌‌‍ ‌‍‌​‌‍‌‌​ ‌‌ ​​‌ ​‍‌‍‌‌‌ ​ ‌‍‌‌‌‍ ‍‌ ‌​‌‍​‌‌ ‌​‌‍‍‌‌‍ ‌‍ ‍​ ‍ ‌‍‍‌‌‍‌​​ ‌‌‍‌​​ ​‍‌‍​‍​ ​​​ ​‍​ ‍​​ ​‌​ ‌​​‍ ‌‌‍‌​‌‍​‌​ ‍‌​ ​ ​‍ ‌​ ‌​​ ​‌‌‍‌‍​ ​‍​‍ ‌​ ‍‌‌‍‌‌​ ​‍​ ​‌​‍ ‌‌‍​‌‌‍‌‌‌‍‌‍​ ‌‌​ ​‍‌‍​‌‌‍​ ​ ​‌​ ​‌​ ​ ​ ​‍​ ​​​ ‍ ‌ ‌​‌ ‍‌‌ ​​‌‍‌‌​ ‌‌‍ ​‌‍‌‌‌‍‌ ‌‍​‌‌‍ ​‌‌​​‌‍​‌‌‍‌ ‌‍‌‌​ ‍ ‌ ​​‌‍​‌‌ ‌​‌‍‍​​ ‌‌‍​ ‌‍ ‌‍ ‍‌ ‌​‌‍‌‌‌‍ ‍‌ ‌​​‍‌‌​ ‌‌‌​​‍‌‌ ‌‍‍ ‌‍‌‌‌ ‍‌​‍‌‌​ ​ ‌​‌​​‍‌‌​ ​ ‌​‌​​‍‌‌​ ​‍​ ​‍‌‍‌‌​ ‌​‌‍‌‌​ ​‍​ ​‍​ ​‍​ ​ ‌‍‌‍​ ​‍‌‍‌‍‌‍‌‍​ ‌​​‍‌‌​ ​‍​ ​‍​‍‌‌​ ‌‌‌​‌​​‍ ‍‌‍​ ‌‍‍​‌‍‍‌‌‍ ​‌‍‌​‌ ​‍‌‍‌‌‌‍ ‍​‍‌‌​ ‌‌‌​​‍‌‌ ‌‍‍ ‌‍‌‌‌ ‍‌​‍‌‌​ ​ ‌​‌​​‍‌‌​ ​ ‌​‌​​‍‌‌​ ​‍​ ​‍​ ​ ‌‍​‍‌‍‌‍‌‍​‌‌‍‌‌‌‍‌‌​ ‌‌‌‍​ ​ ​ ‌‍‌​​ ‍‌‌‍‌‍​‍‌‌​ ​‍​ ​‍​‍‌‌​ ‌‌‌​‌​​‍ ‍‌ ‌​‌‍‌‌‌ ‍​‌ ‌​​ ‌‍​‍‌‍​‌‌ ​ ‌‍‌‌‌‌‌‌‌ ​‍‌‍ ​​ ‌‌‍‍​‌ ‌​‌ ‌​‌ ​​​‍‌‌​ ​ ‌​​‌​‍‌‌​ ​‍‌​‌‍​‍‌‌​ ​‍‌​‌‍‌‍ ​‌‍ ‌‍​ ‌‍​‌‌‍ ​‌‍‍​‌‍ ‌ ​ ‌ ‌​​‍‌‌​ ​ ‌​​‌​ ​ ​ ​ ​ ​ ​ ​ ​‍‌‍‌‍‍‌‌‍‌​​ ‌‌‍‌​​ ​‍‌‍​‍​ ​​​ ​‍​ ‍​​ ​‌​ ‌​​‍ ‌‌‍‌​‌‍​‌​ ‍‌​ ​ ​‍ ‌​ ‌​​ ​‌‌‍‌‍​ ​‍​‍ ‌​ ‍‌‌‍‌‌​ ​‍​ ​‌​‍ ‌‌‍​‌‌‍‌‌‌‍‌‍​ ‌‌​ ​‍‌‍​‌‌‍​ ​ ​‌​ ​‌​ ​ ​ ​‍​ ​​​‍‌‍‌ ‌​‌ ‍‌‌ ​​‌‍‌‌​ ‌‌‍ ​‌‍‌‌‌‍‌ ‌‍​‌‌‍ ​‌‌​​‌‍​‌‌‍‌ ‌‍‌‌​‍‌‍‌ ​​‌‍​‌‌ ‌​‌‍‍​​ ‌‌‍​ ‌‍ ‌‍ ‍‌ ‌​‌‍‌‌‌‍ ‍‌ ‌​​‍‌‌​ ‌‌‌​​‍‌‌ ‌‍‍ ‌‍‌‌‌ ‍‌​‍‌‌​ ​ ‌​‌​​‍‌‌​ ​ ‌​‌​​‍‌‌​ ​‍​ ​‍‌‍‌‌​ ‌​‌‍‌‌​ ​‍​ ​‍​ ​‍​ ​ ‌‍‌‍​ ​‍‌‍‌‍‌‍‌‍​ ‌​​‍‌‌​ ​‍​ ​‍​‍‌‌​ ‌‌‌​‌​​‍ ‍‌‍​ ‌‍‍​‌‍‍‌‌‍ ​‌‍‌​‌ ​‍‌‍‌‌‌‍ ‍​‍‌‌​ ‌‌‌​​‍‌‌ ‌‍‍ ‌‍‌‌‌ ‍‌​‍‌‌​ ​ ‌​‌​​‍‌‌​ ​ ‌​‌​​‍‌‌​ ​‍​ ​‍​ ​ ‌‍​‍‌‍‌‍‌‍​‌‌‍‌‌‌‍‌‌​ ‌‌‌‍​ ​ ​ ‌‍‌​​ ‍‌‌‍‌‍​‍‌‌​ ​‍​ ​‍​‍‌‌​ ‌‌‌​‌​​‍ ‍‌ ‌​‌‍‌‌‌ ‍​‌ ‌​​‍‌‍‌ ​​‌‍‌‌‌ ​‍‌ ​ ‌ ​​‌‍‌‌‌‍​ ‌ ‌​‌‍‍‌‌ ‌‍‌‍‌‌​ ‌‌ ​​‌ ‌‌‌‍​‍‌‍ ​‌‍‍‌‌ ​ ‌‍‍​‌‍‌‌‌‍‌​​‍​‍‌ ‌
De Europese Commissie beheert een ODR platform. Dit
platform is te vinden op http://ec.europa.eu/odr. Hebbes sluit
het gebruik van Alternative Dispute Resolution als bedoeld in
de richtlijn 2013/11/EU expliciet uit. Het e-mailadres van
Hebbes is ​​​​‌ ‍ ​‍​‍‌‍ ‌ ​‍‌‍‍‌‌‍‌ ‌‍‍‌‌‍ ‍​‍​‍​ ‍‍​‍​‍‌ ​ ‌‍​‌‌‍ ‍‌‍‍‌‌ ‌​‌ ‍‌​‍ ‍‌‍‍‌‌‍ ​‍​‍​‍ ​​‍​‍‌‍‍​‌ ​‍‌‍‌‌‌‍‌‍​‍​‍​ ‍‍​‍​‍‌‍‍​‌ ‌​‌ ‌​‌ ​​​ ‍‍​‍ ​‍ ‌‍ ​‌‍ ‌‍​ ‌‍​‌‌‍ ​‌‍‍​‌‍ ‌ ​ ‌ ‌​​ ‍‍​ ​ ​ ​ ​ ​ ​ ​ ​‍ ‌‍‍‌‌‍ ‍‌ ‌​‌‍‌‌‌‍ ‍‌ ‌​​‍ ‌‍‌‌‌‍‌​‌‍‍‌‌ ‌​​‍ ‌‍ ‌‌‍ ‌‍‌​‌‍‌‌​ ‌‌ ​​‌ ​‍‌‍‌‌‌ ​ ‌‍‌‌‌‍ ‍‌ ‌​‌‍​‌‌ ‌​‌‍‍‌‌‍ ‌‍ ‍​ ‍ ‌‍‍‌‌‍‌​​ ‌‌‍‌​​ ​‍‌‍​‍​ ​​​ ​‍​ ‍​​ ​‌​ ‌​​‍ ‌‌‍‌​‌‍​‌​ ‍‌​ ​ ​‍ ‌​ ‌​​ ​‌‌‍‌‍​ ​‍​‍ ‌​ ‍‌‌‍‌‌​ ​‍​ ​‌​‍ ‌‌‍​‌‌‍‌‌‌‍‌‍​ ‌‌​ ​‍‌‍​‌‌‍​ ​ ​‌​ ​‌​ ​ ​ ​‍​ ​​​ ‍ ‌ ‌​‌ ‍‌‌ ​​‌‍‌‌​ ‌‌‍ ​‌‍‌‌‌‍‌ ‌‍​‌‌‍ ​‌‌​​‌‍​‌‌‍‌ ‌‍‌‌​ ‍ ‌ ​​‌‍​‌‌ ‌​‌‍‍​​ ‌‌‍​ ‌‍ ‌‍ ‍‌ ‌​‌‍‌‌‌‍ ‍‌ ‌​​‍‌‌​ ‌‌‌​​‍‌‌ ‌‍‍ ‌‍‌‌‌ ‍‌​‍‌‌​ ​ ‌​‌​​‍‌‌​ ​ ‌​‌​​‍‌‌​ ​‍​ ​‍​ ​ ‌‍​ ‌‍‌‍​ ‌ ​ ​​​ ​‌​ ​‌​ ​‌‌‍‌‍​ ‌‍​ ‌‌​ ​ ​‍‌‌​ ​‍​ ​‍​‍‌‌​ ‌‌‌​‌​​‍ ‍‌‍​ ‌‍‍​‌‍‍‌‌‍ ​‌‍‌​‌ ​‍‌‍‌‌‌‍ ‍​‍‌‌​ ‌‌‌​​‍‌‌ ‌‍‍ ‌‍‌‌‌ ‍‌​‍‌‌​ ​ ‌​‌​​‍‌‌​ ​ ‌​‌​​‍‌‌​ ​‍​ ​‍​ ​ ‌‍​‍‌‍‌‍‌‍​‌‌‍‌‌‌‍‌‌​ ‌‌‌‍​ ​ ​ ‌‍‌​​ ‍‌‌‍‌‍​‍‌‌​ ​‍​ ​‍​‍‌‌​ ‌‌‌​‌​​‍ ‍‌ ‌​‌‍‌‌‌ ‍​‌ ‌​​ ‌‍​‍‌‍​‌‌ ​ ‌‍‌‌‌‌‌‌‌ ​‍‌‍ ​​ ‌‌‍‍​‌ ‌​‌ ‌​‌ ​​​‍‌‌​ ​ ‌​​‌​‍‌‌​ ​‍‌​‌‍​‍‌‌​ ​‍‌​‌‍‌‍ ​‌‍ ‌‍​ ‌‍​‌‌‍ ​‌‍‍​‌‍ ‌ ​ ‌ ‌​​‍‌‌​ ​ ‌​​‌​ ​ ​ ​ ​ ​ ​ ​ ​‍‌‍‌‍‍‌‌‍‌​​ ‌‌‍‌​​ ​‍‌‍​‍​ ​​​ ​‍​ ‍​​ ​‌​ ‌​​‍ ‌‌‍‌​‌‍​‌​ ‍‌​ ​ ​‍ ‌​ ‌​​ ​‌‌‍‌‍​ ​‍​‍ ‌​ ‍‌‌‍‌‌​ ​‍​ ​‌​‍ ‌‌‍​‌‌‍‌‌‌‍‌‍​ ‌‌​ ​‍‌‍​‌‌‍​ ​ ​‌​ ​‌​ ​ ​ ​‍​ ​​​‍‌‍‌ ‌​‌ ‍‌‌ ​​‌‍‌‌​ ‌‌‍ ​‌‍‌‌‌‍‌ ‌‍​‌‌‍ ​‌‌​​‌‍​‌‌‍‌ ‌‍‌‌​‍‌‍‌ ​​‌‍​‌‌ ‌​‌‍‍​​ ‌‌‍​ ‌‍ ‌‍ ‍‌ ‌​‌‍‌‌‌‍ ‍‌ ‌​​‍‌‌​ ‌‌‌​​‍‌‌ ‌‍‍ ‌‍‌‌‌ ‍‌​‍‌‌​ ​ ‌​‌​​‍‌‌​ ​ ‌​‌​​‍‌‌​ ​‍​ ​‍​ ​ ‌‍​ ‌‍‌‍​ ‌ ​ ​​​ ​‌​ ​‌​ ​‌‌‍‌‍​ ‌‍​ ‌‌​ ​ ​‍‌‌​ ​‍​ ​‍​‍‌‌​ ‌‌‌​‌​​‍ ‍‌‍​ ‌‍‍​‌‍‍‌‌‍ ​‌‍‌​‌ ​‍‌‍‌‌‌‍ ‍​‍‌‌​ ‌‌‌​​‍‌‌ ‌‍‍ ‌‍‌‌‌ ‍‌​‍‌‌​ ​ ‌​‌​​‍‌‌​ ​ ‌​‌​​‍‌‌​ ​‍​ ​‍​ ​ ‌‍​‍‌‍‌‍‌‍​‌‌‍‌‌‌‍‌‌​ ‌‌‌‍​ ​ ​ ‌‍‌​​ ‍‌‌‍‌‍​‍‌‌​ ​‍​ ​‍​‍‌‌​ ‌‌‌​‌​​‍ ‍‌ ‌​‌‍‌‌‌ ‍​‌ ‌​​‍‌‍‌ ​​‌‍‌‌‌ ​‍‌ ​ ‌ ​​‌‍‌‌‌‍​ ‌ ‌​‌‍‍‌‌ ‌‍‌‍‌‌​ ‌‌ ​​‌ ‌‌‌‍​‍‌‍ ​‌‍‍‌‌ ​ ‌‍‍​‌‍‌‌‌‍‌​​‍​‍‌ ‌ martijn@hebbes.app.​​​​‌ ‍ ​‍​‍‌‍ ‌ ​‍‌‍‍‌‌‍‌ ‌‍‍‌‌‍ ‍​‍​‍​ ‍‍​‍​‍‌ ​ ‌‍​‌‌‍ ‍‌‍‍‌‌ ‌​‌ ‍‌​‍ ‍‌‍‍‌‌‍ ​‍​‍​‍ ​​‍​‍‌‍‍​‌ ​‍‌‍‌‌‌‍‌‍​‍​‍​ ‍‍​‍​‍‌‍‍​‌ ‌​‌ ‌​‌ ​​​ ‍‍​‍ ​‍ ‌‍ ​‌‍ ‌‍​ ‌‍​‌‌‍ ​‌‍‍​‌‍ ‌ ​ ‌ ‌​​ ‍‍​ ​ ​ ​ ​ ​ ​ ​ ​‍ ‌‍‍‌‌‍ ‍‌ ‌​‌‍‌‌‌‍ ‍‌ ‌​​‍ ‌‍‌‌‌‍‌​‌‍‍‌‌ ‌​​‍ ‌‍ ‌‌‍ ‌‍‌​‌‍‌‌​ ‌‌ ​​‌ ​‍‌‍‌‌‌ ​ ‌‍‌‌‌‍ ‍‌ ‌​‌‍​‌‌ ‌​‌‍‍‌‌‍ ‌‍ ‍​ ‍ ‌‍‍‌‌‍‌​​ ‌‌‍‌​​ ​‍‌‍​‍​ ​​​ ​‍​ ‍​​ ​‌​ ‌​​‍ ‌‌‍‌​‌‍​‌​ ‍‌​ ​ ​‍ ‌​ ‌​​ ​‌‌‍‌‍​ ​‍​‍ ‌​ ‍‌‌‍‌‌​ ​‍​ ​‌​‍ ‌‌‍​‌‌‍‌‌‌‍‌‍​ ‌‌​ ​‍‌‍​‌‌‍​ ​ ​‌​ ​‌​ ​ ​ ​‍​ ​​​ ‍ ‌ ‌​‌ ‍‌‌ ​​‌‍‌‌​ ‌‌‍ ​‌‍‌‌‌‍‌ ‌‍​‌‌‍ ​‌‌​​‌‍​‌‌‍‌ ‌‍‌‌​ ‍ ‌ ​​‌‍​‌‌ ‌​‌‍‍​​ ‌‌‍​ ‌‍ ‌‍ ‍‌ ‌​‌‍‌‌‌‍ ‍‌ ‌​​‍‌‌​ ‌‌‌​​‍‌‌ ‌‍‍ ‌‍‌‌‌ ‍‌​‍‌‌​ ​ ‌​‌​​‍‌‌​ ​ ‌​‌​​‍‌‌​ ​‍​ ​‍​ ​ ‌‍​ ‌‍‌‍​ ‌ ​ ​​​ ​‌​ ​‌​ ​‌‌‍‌‍​ ‌‍​ ‌‌​ ​ ​‍‌‌​ ​‍​ ​‍​‍‌‌​ ‌‌‌​‌​​‍ ‍‌‍​ ‌‍‍​‌‍‍‌‌‍ ​‌‍‌​‌ ​‍‌‍‌‌‌‍ ‍​‍‌‌​ ‌‌‌​​‍‌‌ ‌‍‍ ‌‍‌‌‌ ‍‌​‍‌‌​ ​ ‌​‌​​‍‌‌​ ​ ‌​‌​​‍‌‌​ ​‍​ ​‍​ ‌‍​ ‌ ​ ‌‍‌‍‌​​ ‌‍​ ​ ​ ‍‌​ ‌‌‌‍‌‍‌‍‌​​ ‌​​ ‌‍​‍‌‌​ ​‍​ ​‍​‍‌‌​ ‌‌‌​‌​​‍ ‍‌ ‌​‌‍‌‌‌ ‍​‌ ‌​​ ‌‍​‍‌‍​‌‌ ​ ‌‍‌‌‌‌‌‌‌ ​‍‌‍ ​​ ‌‌‍‍​‌ ‌​‌ ‌​‌ ​​​‍‌‌​ ​ ‌​​‌​‍‌‌​ ​‍‌​‌‍​‍‌‌​ ​‍‌​‌‍‌‍ ​‌‍ ‌‍​ ‌‍​‌‌‍ ​‌‍‍​‌‍ ‌ ​ ‌ ‌​​‍‌‌​ ​ ‌​​‌​ ​ ​ ​ ​ ​ ​ ​ ​‍‌‍‌‍‍‌‌‍‌​​ ‌‌‍‌​​ ​‍‌‍​‍​ ​​​ ​‍​ ‍​​ ​‌​ ‌​​‍ ‌‌‍‌​‌‍​‌​ ‍‌​ ​ ​‍ ‌​ ‌​​ ​‌‌‍‌‍​ ​‍​‍ ‌​ ‍‌‌‍‌‌​ ​‍​ ​‌​‍ ‌‌‍​‌‌‍‌‌‌‍‌‍​ ‌‌​ ​‍‌‍​‌‌‍​ ​ ​‌​ ​‌​ ​ ​ ​‍​ ​​​‍‌‍‌ ‌​‌ ‍‌‌ ​​‌‍‌‌​ ‌‌‍ ​‌‍‌‌‌‍‌ ‌‍​‌‌‍ ​‌‌​​‌‍​‌‌‍‌ ‌‍‌‌​‍‌‍‌ ​​‌‍​‌‌ ‌​‌‍‍​​ ‌‌‍​ ‌‍ ‌‍ ‍‌ ‌​‌‍‌‌‌‍ ‍‌ ‌​​‍‌‌​ ‌‌‌​​‍‌‌ ‌‍‍ ‌‍‌‌‌ ‍‌​‍‌‌​ ​ ‌​‌​​‍‌‌​ ​ ‌​‌​​‍‌‌​ ​‍​ ​‍​ ​ ‌‍​ ‌‍‌‍​ ‌ ​ ​​​ ​‌​ ​‌​ ​‌‌‍‌‍​ ‌‍​ ‌‌​ ​ ​‍‌‌​ ​‍​ ​‍​‍‌‌​ ‌‌‌​‌​​‍ ‍‌‍​ ‌‍‍​‌‍‍‌‌‍ ​‌‍‌​‌ ​‍‌‍‌‌‌‍ ‍​‍‌‌​ ‌‌‌​​‍‌‌ ‌‍‍ ‌‍‌‌‌ ‍‌​‍‌‌​ ​ ‌​‌​​‍‌‌​ ​ ‌​‌​​‍‌‌​ ​‍​ ​‍​ ‌‍​ ‌ ​ ‌‍‌‍‌​​ ‌‍​ ​ ​ ‍‌​ ‌‌‌‍‌‍‌‍‌​​ ‌​​ ‌‍​‍‌‌​ ​‍​ ​‍​‍‌‌​ ‌‌‌​‌​​‍ ‍‌ ‌​‌‍‌‌‌ ‍​‌ ‌​​‍‌‍‌ ​​‌‍‌‌‌ ​‍‌ ​ ‌ ​​‌‍‌‌‌‍​ ‌ ‌​‌‍‍‌‌ ‌‍‌‍‌‌​ ‌‌ ​​‌ ‌‌‌‍​‍‌‍ ​‌‍‍‌‌ ​ ‌‍‍​‌‍‌‌‌‍‌​​‍​‍‌ ‌
9. Beroepsaansprakelijkheidsverzekering​​​​‌ ‍ ​‍​‍‌‍ ‌ ​‍‌‍‍‌‌‍‌ ‌‍‍‌‌‍ ‍​‍​‍​ ‍‍​‍​‍‌ ​ ‌‍​‌‌‍ ‍‌‍‍‌‌ ‌​‌ ‍‌​‍ ‍‌‍‍‌‌‍ ​‍​‍​‍ ​​‍​‍‌‍‍​‌ ​‍‌‍‌‌‌‍‌‍​‍​‍​ ‍‍​‍​‍‌‍‍​‌ ‌​‌ ‌​‌ ​​​ ‍‍​‍ ​‍ ‌‍ ​‌‍ ‌‍​ ‌‍​‌‌‍ ​‌‍‍​‌‍ ‌ ​ ‌ ‌​​ ‍‍​ ​ ​ ​ ​ ​ ​ ​ ​‍ ‌‍‍‌‌‍ ‍‌ ‌​‌‍‌‌‌‍ ‍‌ ‌​​‍ ‌‍‌‌‌‍‌​‌‍‍‌‌ ‌​​‍ ‌‍ ‌‌‍ ‌‍‌​‌‍‌‌​ ‌‌ ​​‌ ​‍‌‍‌‌‌ ​ ‌‍‌‌‌‍ ‍‌ ‌​‌‍​‌‌ ‌​‌‍‍‌‌‍ ‌‍ ‍​ ‍ ‌‍‍‌‌‍‌​​ ‌‌‍‌​​ ​‍‌‍​‍​ ​​​ ​‍​ ‍​​ ​‌​ ‌​​‍ ‌‌‍‌​‌‍​‌​ ‍‌​ ​ ​‍ ‌​ ‌​​ ​‌‌‍‌‍​ ​‍​‍ ‌​ ‍‌‌‍‌‌​ ​‍​ ​‌​‍ ‌‌‍​‌‌‍‌‌‌‍‌‍​ ‌‌​ ​‍‌‍​‌‌‍​ ​ ​‌​ ​‌​ ​ ​ ​‍​ ​​​ ‍ ‌ ‌​‌ ‍‌‌ ​​‌‍‌‌​ ‌‌‍ ​‌‍‌‌‌‍‌ ‌‍​‌‌‍ ​‌‌​​‌‍​‌‌‍‌ ‌‍‌‌​ ‍ ‌ ​​‌‍​‌‌ ‌​‌‍‍​​ ‌‌‍​ ‌‍ ‌‍ ‍‌ ‌​‌‍‌‌‌‍ ‍‌ ‌​​‍‌‌​ ‌‌‌​​‍‌‌ ‌‍‍ ‌‍‌‌‌ ‍‌​‍‌‌​ ​ ‌​‌​​‍‌‌​ ​ ‌​‌​​‍‌‌​ ​‍​ ​‍‌‍‌‍​ ‍​​ ‌‍​ ​‍‌‍‌‍‌‍‌‍​ ‌‌‌‍​‍​ ​‍​ ​​​ ‌ ​ ‌​​‍‌‌​ ​‍​ ​‍​‍‌‌​ ‌‌‌​‌​​‍ ‍‌‍​ ‌‍‍​‌‍‍‌‌‍ ​‌‍‌​‌ ​‍‌‍‌‌‌‍ ‍​‍‌‌​ ‌‌‌​​‍‌‌ ‌‍‍ ‌‍‌‌‌ ‍‌​‍‌‌​ ​ ‌​‌​​‍‌‌​ ​ ‌​‌​​‍‌‌​ ​‍​ ​‍​ ‍‌​ ​ ​ ​​​ ‌‍‌‍‌‌​ ‌‍‌‍​‌​ ‌​​ ‍‌​ ​​‌‍​‌​ ​‌​‍‌‌​ ​‍​ ​‍​‍‌‌​ ‌‌‌​‌​​‍ ‍‌ ‌​‌‍‌‌‌ ‍​‌ ‌​​ ‌‍​‍‌‍​‌‌ ​ ‌‍‌‌‌‌‌‌‌ ​‍‌‍ ​​ ‌‌‍‍​‌ ‌​‌ ‌​‌ ​​​‍‌‌​ ​ ‌​​‌​‍‌‌​ ​‍‌​‌‍​‍‌‌​ ​‍‌​‌‍‌‍ ​‌‍ ‌‍​ ‌‍​‌‌‍ ​‌‍‍​‌‍ ‌ ​ ‌ ‌​​‍‌‌​ ​ ‌​​‌​ ​ ​ ​ ​ ​ ​ ​ ​‍‌‍‌‍‍‌‌‍‌​​ ‌‌‍‌​​ ​‍‌‍​‍​ ​​​ ​‍​ ‍​​ ​‌​ ‌​​‍ ‌‌‍‌​‌‍​‌​ ‍‌​ ​ ​‍ ‌​ ‌​​ ​‌‌‍‌‍​ ​‍​‍ ‌​ ‍‌‌‍‌‌​ ​‍​ ​‌​‍ ‌‌‍​‌‌‍‌‌‌‍‌‍​ ‌‌​ ​‍‌‍​‌‌‍​ ​ ​‌​ ​‌​ ​ ​ ​‍​ ​​​‍‌‍‌ ‌​‌ ‍‌‌ ​​‌‍‌‌​ ‌‌‍ ​‌‍‌‌‌‍‌ ‌‍​‌‌‍ ​‌‌​​‌‍​‌‌‍‌ ‌‍‌‌​‍‌‍‌ ​​‌‍​‌‌ ‌​‌‍‍​​ ‌‌‍​ ‌‍ ‌‍ ‍‌ ‌​‌‍‌‌‌‍ ‍‌ ‌​​‍‌‌​ ‌‌‌​​‍‌‌ ‌‍‍ ‌‍‌‌‌ ‍‌​‍‌‌​ ​ ‌​‌​​‍‌‌​ ​ ‌​‌​​‍‌‌​ ​‍​ ​‍‌‍‌‍​ ‍​​ ‌‍​ ​‍‌‍‌‍‌‍‌‍​ ‌‌‌‍​‍​ ​‍​ ​​​ ‌ ​ ‌​​‍‌‌​ ​‍​ ​‍​‍‌‌​ ‌‌‌​‌​​‍ ‍‌‍​ ‌‍‍​‌‍‍‌‌‍ ​‌‍‌​‌ ​‍‌‍‌‌‌‍ ‍​‍‌‌​ ‌‌‌​​‍‌‌ ‌‍‍ ‌‍‌‌‌ ‍‌​‍‌‌​ ​ ‌​‌​​‍‌‌​ ​ ‌​‌​​‍‌‌​ ​‍​ ​‍​ ‍‌​ ​ ​ ​​​ ‌‍‌‍‌‌​ ‌‍‌‍​‌​ ‌​​ ‍‌​ ​​‌‍​‌​ ​‌​‍‌‌​ ​‍​ ​‍​‍‌‌​ ‌‌‌​‌​​‍ ‍‌ ‌​‌‍‌‌‌ ‍​‌ ‌​​‍‌‍‌ ​​‌‍‌‌‌ ​‍‌ ​ ‌ ​​‌‍‌‌‌‍​ ‌ ‌​‌‍‍‌‌ ‌‍‌‍‌‌​ ‌‌ ​​‌ ‌‌‌‍​‍‌‍ ​‌‍‍‌‌ ​ ‌‍‍​‌‍‌‌‌‍‌​​‍​‍‌ ‌
Hebbes heeft een beroepsaansprakelijkheidsverzekering afgesloten
bij:​​​​‌ ‍ ​‍​‍‌‍ ‌ ​‍‌‍‍‌‌‍‌ ‌‍‍‌‌‍ ‍​‍​‍​ ‍‍​‍​‍‌ ​ ‌‍​‌‌‍ ‍‌‍‍‌‌ ‌​‌ ‍‌​‍ ‍‌‍‍‌‌‍ ​‍​‍​‍ ​​‍​‍‌‍‍​‌ ​‍‌‍‌‌‌‍‌‍​‍​‍​ ‍‍​‍​‍‌‍‍​‌ ‌​‌ ‌​‌ ​​​ ‍‍​‍ ​‍ ‌‍ ​‌‍ ‌‍​ ‌‍​‌‌‍ ​‌‍‍​‌‍ ‌ ​ ‌ ‌​​ ‍‍​ ​ ​ ​ ​ ​ ​ ​ ​‍ ‌‍‍‌‌‍ ‍‌ ‌​‌‍‌‌‌‍ ‍‌ ‌​​‍ ‌‍‌‌‌‍‌​‌‍‍‌‌ ‌​​‍ ‌‍ ‌‌‍ ‌‍‌​‌‍‌‌​ ‌‌ ​​‌ ​‍‌‍‌‌‌ ​ ‌‍‌‌‌‍ ‍‌ ‌​‌‍​‌‌ ‌​‌‍‍‌‌‍ ‌‍ ‍​ ‍ ‌‍‍‌‌‍‌​​ ‌‌‍‌​​ ​‍‌‍​‍​ ​​​ ​‍​ ‍​​ ​‌​ ‌​​‍ ‌‌‍‌​‌‍​‌​ ‍‌​ ​ ​‍ ‌​ ‌​​ ​‌‌‍‌‍​ ​‍​‍ ‌​ ‍‌‌‍‌‌​ ​‍​ ​‌​‍ ‌‌‍​‌‌‍‌‌‌‍‌‍​ ‌‌​ ​‍‌‍​‌‌‍​ ​ ​‌​ ​‌​ ​ ​ ​‍​ ​​​ ‍ ‌ ‌​‌ ‍‌‌ ​​‌‍‌‌​ ‌‌‍ ​‌‍‌‌‌‍‌ ‌‍​‌‌‍ ​‌‌​​‌‍​‌‌‍‌ ‌‍‌‌​ ‍ ‌ ​​‌‍​‌‌ ‌​‌‍‍​​ ‌‌‍​ ‌‍ ‌‍ ‍‌ ‌​‌‍‌‌‌‍ ‍‌ ‌​​‍‌‌​ ‌‌‌​​‍‌‌ ‌‍‍ ‌‍‌‌‌ ‍‌​‍‌‌​ ​ ‌​‌​​‍‌‌​ ​ ‌​‌​​‍‌‌​ ​‍​ ​‍​ ​ ​ ​‍​ ​‌​ ‌‍​ ​‍‌‍​‌​ ​​​ ‍‌​ ​‍‌‍​‌‌‍​ ​ ‌‌​‍‌‌​ ​‍​ ​‍​‍‌‌​ ‌‌‌​‌​​‍ ‍‌‍​ ‌‍‍​‌‍‍‌‌‍ ​‌‍‌​‌ ​‍‌‍‌‌‌‍ ‍​‍‌‌​ ‌‌‌​​‍‌‌ ‌‍‍ ‌‍‌‌‌ ‍‌​‍‌‌​ ​ ‌​‌​​‍‌‌​ ​ ‌​‌​​‍‌‌​ ​‍​ ​‍​ ‌‍​ ​​​ ‌​‌‍‌‌​ ​‍​ ‌‌‌‍​‌​ ​ ‌‍​‍​ ​​​ ​‌​ ‌ ​‍‌‌​ ​‍​ ​‍​‍‌‌​ ‌‌‌​‌​​‍ ‍‌ ‌​‌‍‌‌‌ ‍​‌ ‌​​ ‌‍​‍‌‍​‌‌ ​ ‌‍‌‌‌‌‌‌‌ ​‍‌‍ ​​ ‌‌‍‍​‌ ‌​‌ ‌​‌ ​​​‍‌‌​ ​ ‌​​‌​‍‌‌​ ​‍‌​‌‍​‍‌‌​ ​‍‌​‌‍‌‍ ​‌‍ ‌‍​ ‌‍​‌‌‍ ​‌‍‍​‌‍ ‌ ​ ‌ ‌​​‍‌‌​ ​ ‌​​‌​ ​ ​ ​ ​ ​ ​ ​ ​‍‌‍‌‍‍‌‌‍‌​​ ‌‌‍‌​​ ​‍‌‍​‍​ ​​​ ​‍​ ‍​​ ​‌​ ‌​​‍ ‌‌‍‌​‌‍​‌​ ‍‌​ ​ ​‍ ‌​ ‌​​ ​‌‌‍‌‍​ ​‍​‍ ‌​ ‍‌‌‍‌‌​ ​‍​ ​‌​‍ ‌‌‍​‌‌‍‌‌‌‍‌‍​ ‌‌​ ​‍‌‍​‌‌‍​ ​ ​‌​ ​‌​ ​ ​ ​‍​ ​​​‍‌‍‌ ‌​‌ ‍‌‌ ​​‌‍‌‌​ ‌‌‍ ​‌‍‌‌‌‍‌ ‌‍​‌‌‍ ​‌‌​​‌‍​‌‌‍‌ ‌‍‌‌​‍‌‍‌ ​​‌‍​‌‌ ‌​‌‍‍​​ ‌‌‍​ ‌‍ ‌‍ ‍‌ ‌​‌‍‌‌‌‍ ‍‌ ‌​​‍‌‌​ ‌‌‌​​‍‌‌ ‌‍‍ ‌‍‌‌‌ ‍‌​‍‌‌​ ​ ‌​‌​​‍‌‌​ ​ ‌​‌​​‍‌‌​ ​‍​ ​‍​ ​ ​ ​‍​ ​‌​ ‌‍​ ​‍‌‍​‌​ ​​​ ‍‌​ ​‍‌‍​‌‌‍​ ​ ‌‌​‍‌‌​ ​‍​ ​‍​‍‌‌​ ‌‌‌​‌​​‍ ‍‌‍​ ‌‍‍​‌‍‍‌‌‍ ​‌‍‌​‌ ​‍‌‍‌‌‌‍ ‍​‍‌‌​ ‌‌‌​​‍‌‌ ‌‍‍ ‌‍‌‌‌ ‍‌​‍‌‌​ ​ ‌​‌​​‍‌‌​ ​ ‌​‌​​‍‌‌​ ​‍​ ​‍​ ‌‍​ ​​​ ‌​‌‍‌‌​ ​‍​ ‌‌‌‍​‌​ ​ ‌‍​‍​ ​​​ ​‌​ ‌ ​‍‌‌​ ​‍​ ​‍​‍‌‌​ ‌‌‌​‌​​‍ ‍‌ ‌​‌‍‌‌‌ ‍​‌ ‌​​‍‌‍‌ ​​‌‍‌‌‌ ​‍‌ ​ ‌ ​​‌‍‌‌‌‍​ ‌ ‌​‌‍‍‌‌ ‌‍‌‍‌‌​ ‌‌ ​​‌ ‌‌‌‍​‍‌‍ ​‌‍‍‌‌ ​ ‌‍‍​‌‍‌‌‌‍‌​​‍​‍‌ ‌
Interpolis
Spoorlaan 298
5017JZ Tilburg​​​​‌ ‍ ​‍​‍‌‍ ‌ ​‍‌‍‍‌‌‍‌ ‌‍‍‌‌‍ ‍​‍​‍​ ‍‍​‍​‍‌ ​ ‌‍​‌‌‍ ‍‌‍‍‌‌ ‌​‌ ‍‌​‍ ‍‌‍‍‌‌‍ ​‍​‍​‍ ​​‍​‍‌‍‍​‌ ​‍‌‍‌‌‌‍‌‍​‍​‍​ ‍‍​‍​‍‌‍‍​‌ ‌​‌ ‌​‌ ​​​ ‍‍​‍ ​‍ ‌‍ ​‌‍ ‌‍​ ‌‍​‌‌‍ ​‌‍‍​‌‍ ‌ ​ ‌ ‌​​ ‍‍​ ​ ​ ​ ​ ​ ​ ​ ​‍ ‌‍‍‌‌‍ ‍‌ ‌​‌‍‌‌‌‍ ‍‌ ‌​​‍ ‌‍‌‌‌‍‌​‌‍‍‌‌ ‌​​‍ ‌‍ ‌‌‍ ‌‍‌​‌‍‌‌​ ‌‌ ​​‌ ​‍‌‍‌‌‌ ​ ‌‍‌‌‌‍ ‍‌ ‌​‌‍​‌‌ ‌​‌‍‍‌‌‍ ‌‍ ‍​ ‍ ‌‍‍‌‌‍‌​​ ‌‌‍‌​​ ​‍‌‍​‍​ ​​​ ​‍​ ‍​​ ​‌​ ‌​​‍ ‌‌‍‌​‌‍​‌​ ‍‌​ ​ ​‍ ‌​ ‌​​ ​‌‌‍‌‍​ ​‍​‍ ‌​ ‍‌‌‍‌‌​ ​‍​ ​‌​‍ ‌‌‍​‌‌‍‌‌‌‍‌‍​ ‌‌​ ​‍‌‍​‌‌‍​ ​ ​‌​ ​‌​ ​ ​ ​‍​ ​​​ ‍ ‌ ‌​‌ ‍‌‌ ​​‌‍‌‌​ ‌‌‍ ​‌‍‌‌‌‍‌ ‌‍​‌‌‍ ​‌‌​​‌‍​‌‌‍‌ ‌‍‌‌​ ‍ ‌ ​​‌‍​‌‌ ‌​‌‍‍​​ ‌‌‍​ ‌‍ ‌‍ ‍‌ ‌​‌‍‌‌‌‍ ‍‌ ‌​​‍‌‌​ ‌‌‌​​‍‌‌ ‌‍‍ ‌‍‌‌‌ ‍‌​‍‌‌​ ​ ‌​‌​​‍‌‌​ ​ ‌​‌​​‍‌‌​ ​‍​ ​‍​ ‌​​ ‍‌​ ‌ ​ ​​​ ​‌‌‍​‌​ ‌ ​ ‍​​ ​ ​ ‍‌​ ‌​‌‍​‌​‍‌‌​ ​‍​ ​‍​‍‌‌​ ‌‌‌​‌​​‍ ‍‌‍​ ‌‍‍​‌‍‍‌‌‍ ​‌‍‌​‌ ​‍‌‍‌‌‌‍ ‍​‍‌‌​ ‌‌‌​​‍‌‌ ‌‍‍ ‌‍‌‌‌ ‍‌​‍‌‌​ ​ ‌​‌​​‍‌‌​ ​ ‌​‌​​‍‌‌​ ​‍​ ​‍​ ​‍‌‍‌​​ ​‌‌‍​‍​ ‍​‌‍​‍‌‍‌‍‌‍‌‍​ ‌​​ ​‌​ ​ ‌‍​ ​‍‌‌​ ​‍​ ​‍​‍‌‌​ ‌‌‌​‌​​‍ ‍‌ ‌​‌‍‌‌‌ ‍​‌ ‌​​ ‌‍​‍‌‍​‌‌ ​ ‌‍‌‌‌‌‌‌‌ ​‍‌‍ ​​ ‌‌‍‍​‌ ‌​‌ ‌​‌ ​​​‍‌‌​ ​ ‌​​‌​‍‌‌​ ​‍‌​‌‍​‍‌‌​ ​‍‌​‌‍‌‍ ​‌‍ ‌‍​ ‌‍​‌‌‍ ​‌‍‍​‌‍ ‌ ​ ‌ ‌​​‍‌‌​ ​ ‌​​‌​ ​ ​ ​ ​ ​ ​ ​ ​‍‌‍‌‍‍‌‌‍‌​​ ‌‌‍‌​​ ​‍‌‍​‍​ ​​​ ​‍​ ‍​​ ​‌​ ‌​​‍ ‌‌‍‌​‌‍​‌​ ‍‌​ ​ ​‍ ‌​ ‌​​ ​‌‌‍‌‍​ ​‍​‍ ‌​ ‍‌‌‍‌‌​ ​‍​ ​‌​‍ ‌‌‍​‌‌‍‌‌‌‍‌‍​ ‌‌​ ​‍‌‍​‌‌‍​ ​ ​‌​ ​‌​ ​ ​ ​‍​ ​​​‍‌‍‌ ‌​‌ ‍‌‌ ​​‌‍‌‌​ ‌‌‍ ​‌‍‌‌‌‍‌ ‌‍​‌‌‍ ​‌‌​​‌‍​‌‌‍‌ ‌‍‌‌​‍‌‍‌ ​​‌‍​‌‌ ‌​‌‍‍​​ ‌‌‍​ ‌‍ ‌‍ ‍‌ ‌​‌‍‌‌‌‍ ‍‌ ‌​​‍‌‌​ ‌‌‌​​‍‌‌ ‌‍‍ ‌‍‌‌‌ ‍‌​‍‌‌​ ​ ‌​‌​​‍‌‌​ ​ ‌​‌​​‍‌‌​ ​‍​ ​‍​ ‌​​ ‍‌​ ‌ ​ ​​​ ​‌‌‍​‌​ ‌ ​ ‍​​ ​ ​ ‍‌​ ‌​‌‍​‌​‍‌‌​ ​‍​ ​‍​‍‌‌​ ‌‌‌​‌​​‍ ‍‌‍​ ‌‍‍​‌‍‍‌‌‍ ​‌‍‌​‌ ​‍‌‍‌‌‌‍ ‍​‍‌‌​ ‌‌‌​​‍‌‌ ‌‍‍ ‌‍‌‌‌ ‍‌​‍‌‌​ ​ ‌​‌​​‍‌‌​ ​ ‌​‌​​‍‌‌​ ​‍​ ​‍​ ​‍‌‍‌​​ ​‌‌‍​‍​ ‍​‌‍​‍‌‍‌‍‌‍‌‍​ ‌​​ ​‌​ ​ ‌‍​ ​‍‌‌​ ​‍​ ​‍​‍‌‌​ ‌‌‌​‌​​‍ ‍‌ ‌​‌‍‌‌‌ ‍​‌ ‌​​‍‌‍‌ ​​‌‍‌‌‌ ​‍‌ ​ ‌ ​​‌‍‌‌‌‍​ ‌ ‌​‌‍‍‌‌ ‌‍‌‍‌‌​ ‌‌ ​​‌ ‌‌‌‍​‍‌‍ ​‌‍‍‌‌ ​ ‌‍‍​‌‍‌‌‌‍‌​​‍​‍‌ ‌
via de volgende assuradeur:​​​​‌ ‍ ​‍​‍‌‍ ‌ ​‍‌‍‍‌‌‍‌ ‌‍‍‌‌‍ ‍​‍​‍​ ‍‍​‍​‍‌ ​ ‌‍​‌‌‍ ‍‌‍‍‌‌ ‌​‌ ‍‌​‍ ‍‌‍‍‌‌‍ ​‍​‍​‍ ​​‍​‍‌‍‍​‌ ​‍‌‍‌‌‌‍‌‍​‍​‍​ ‍‍​‍​‍‌‍‍​‌ ‌​‌ ‌​‌ ​​​ ‍‍​‍ ​‍ ‌‍ ​‌‍ ‌‍​ ‌‍​‌‌‍ ​‌‍‍​‌‍ ‌ ​ ‌ ‌​​ ‍‍​ ​ ​ ​ ​ ​ ​ ​ ​‍ ‌‍‍‌‌‍ ‍‌ ‌​‌‍‌‌‌‍ ‍‌ ‌​​‍ ‌‍‌‌‌‍‌​‌‍‍‌‌ ‌​​‍ ‌‍ ‌‌‍ ‌‍‌​‌‍‌‌​ ‌‌ ​​‌ ​‍‌‍‌‌‌ ​ ‌‍‌‌‌‍ ‍‌ ‌​‌‍​‌‌ ‌​‌‍‍‌‌‍ ‌‍ ‍​ ‍ ‌‍‍‌‌‍‌​​ ‌‌‍‌​​ ​‍‌‍​‍​ ​​​ ​‍​ ‍​​ ​‌​ ‌​​‍ ‌‌‍‌​‌‍​‌​ ‍‌​ ​ ​‍ ‌​ ‌​​ ​‌‌‍‌‍​ ​‍​‍ ‌​ ‍‌‌‍‌‌​ ​‍​ ​‌​‍ ‌‌‍​‌‌‍‌‌‌‍‌‍​ ‌‌​ ​‍‌‍​‌‌‍​ ​ ​‌​ ​‌​ ​ ​ ​‍​ ​​​ ‍ ‌ ‌​‌ ‍‌‌ ​​‌‍‌‌​ ‌‌‍ ​‌‍‌‌‌‍‌ ‌‍​‌‌‍ ​‌‌​​‌‍​‌‌‍‌ ‌‍‌‌​ ‍ ‌ ​​‌‍​‌‌ ‌​‌‍‍​​ ‌‌‍​ ‌‍ ‌‍ ‍‌ ‌​‌‍‌‌‌‍ ‍‌ ‌​​‍‌‌​ ‌‌‌​​‍‌‌ ‌‍‍ ‌‍‌‌‌ ‍‌​‍‌‌​ ​ ‌​‌​​‍‌‌​ ​ ‌​‌​​‍‌‌​ ​‍​ ​‍‌‍‌‌​ ‍‌​ ‌‌​ ​​​ ‌​​ ​‌​ ​‍‌‍‌‍​ ‌​‌‍‌‌‌‍​ ​ ‍‌​‍‌‌​ ​‍​ ​‍​‍‌‌​ ‌‌‌​‌​​‍ ‍‌‍​ ‌‍‍​‌‍‍‌‌‍ ​‌‍‌​‌ ​‍‌‍‌‌‌‍ ‍​‍‌‌​ ‌‌‌​​‍‌‌ ‌‍‍ ‌‍‌‌‌ ‍‌​‍‌‌​ ​ ‌​‌​​‍‌‌​ ​ ‌​‌​​‍‌‌​ ​‍​ ​‍​ ​‍‌‍‌​​ ​‌‌‍​‍​ ‍​‌‍​‍‌‍‌‍‌‍‌‍​ ‌​​ ​‌​ ​ ‌‍​ ​‍‌‌​ ​‍​ ​‍​‍‌‌​ ‌‌‌​‌​​‍ ‍‌ ‌​‌‍‌‌‌ ‍​‌ ‌​​ ‌‍​‍‌‍​‌‌ ​ ‌‍‌‌‌‌‌‌‌ ​‍‌‍ ​​ ‌‌‍‍​‌ ‌​‌ ‌​‌ ​​​‍‌‌​ ​ ‌​​‌​‍‌‌​ ​‍‌​‌‍​‍‌‌​ ​‍‌​‌‍‌‍ ​‌‍ ‌‍​ ‌‍​‌‌‍ ​‌‍‍​‌‍ ‌ ​ ‌ ‌​​‍‌‌​ ​ ‌​​‌​ ​ ​ ​ ​ ​ ​ ​ ​‍‌‍‌‍‍‌‌‍‌​​ ‌‌‍‌​​ ​‍‌‍​‍​ ​​​ ​‍​ ‍​​ ​‌​ ‌​​‍ ‌‌‍‌​‌‍​‌​ ‍‌​ ​ ​‍ ‌​ ‌​​ ​‌‌‍‌‍​ ​‍​‍ ‌​ ‍‌‌‍‌‌​ ​‍​ ​‌​‍ ‌‌‍​‌‌‍‌‌‌‍‌‍​ ‌‌​ ​‍‌‍​‌‌‍​ ​ ​‌​ ​‌​ ​ ​ ​‍​ ​​​‍‌‍‌ ‌​‌ ‍‌‌ ​​‌‍‌‌​ ‌‌‍ ​‌‍‌‌‌‍‌ ‌‍​‌‌‍ ​‌‌​​‌‍​‌‌‍‌ ‌‍‌‌​‍‌‍‌ ​​‌‍​‌‌ ‌​‌‍‍​​ ‌‌‍​ ‌‍ ‌‍ ‍‌ ‌​‌‍‌‌‌‍ ‍‌ ‌​​‍‌‌​ ‌‌‌​​‍‌‌ ‌‍‍ ‌‍‌‌‌ ‍‌​‍‌‌​ ​ ‌​‌​​‍‌‌​ ​ ‌​‌​​‍‌‌​ ​‍​ ​‍‌‍‌‌​ ‍‌​ ‌‌​ ​​​ ‌​​ ​‌​ ​‍‌‍‌‍​ ‌​‌‍‌‌‌‍​ ​ ‍‌​‍‌‌​ ​‍​ ​‍​‍‌‌​ ‌‌‌​‌​​‍ ‍‌‍​ ‌‍‍​‌‍‍‌‌‍ ​‌‍‌​‌ ​‍‌‍‌‌‌‍ ‍​‍‌‌​ ‌‌‌​​‍‌‌ ‌‍‍ ‌‍‌‌‌ ‍‌​‍‌‌​ ​ ‌​‌​​‍‌‌​ ​ ‌​‌​​‍‌‌​ ​‍​ ​‍​ ​‍‌‍‌​​ ​‌‌‍​‍​ ‍​‌‍​‍‌‍‌‍‌‍‌‍​ ‌​​ ​‌​ ​ ‌‍​ ​‍‌‌​ ​‍​ ​‍​‍‌‌​ ‌‌‌​‌​​‍ ‍‌ ‌​‌‍‌‌‌ ‍​‌ ‌​​‍‌‍‌ ​​‌‍‌‌‌ ​‍‌ ​ ‌ ​​‌‍‌‌‌‍​ ‌ ‌​‌‍‍‌‌ ‌‍‌‍‌‌​ ‌‌ ​​‌ ‌‌‌‍​‍‌‍ ​‌‍‍‌‌ ​ ‌‍‍​‌‍‌‌‌‍‌​​‍​‍‌ ‌
10. Nieuwsbrief​​​​‌ ‍ ​‍​‍‌‍ ‌ ​‍‌‍‍‌‌‍‌ ‌‍‍‌‌‍ ‍​‍​‍​ ‍‍​‍​‍‌ ​ ‌‍​‌‌‍ ‍‌‍‍‌‌ ‌​‌ ‍‌​‍ ‍‌‍‍‌‌‍ ​‍​‍​‍ ​​‍​‍‌‍‍​‌ ​‍‌‍‌‌‌‍‌‍​‍​‍​ ‍‍​‍​‍‌‍‍​‌ ‌​‌ ‌​‌ ​​​ ‍‍​‍ ​‍ ‌‍ ​‌‍ ‌‍​ ‌‍​‌‌‍ ​‌‍‍​‌‍ ‌ ​ ‌ ‌​​ ‍‍​ ​ ​ ​ ​ ​ ​ ​ ​‍ ‌‍‍‌‌‍ ‍‌ ‌​‌‍‌‌‌‍ ‍‌ ‌​​‍ ‌‍‌‌‌‍‌​‌‍‍‌‌ ‌​​‍ ‌‍ ‌‌‍ ‌‍‌​‌‍‌‌​ ‌‌ ​​‌ ​‍‌‍‌‌‌ ​ ‌‍‌‌‌‍ ‍‌ ‌​‌‍​‌‌ ‌​‌‍‍‌‌‍ ‌‍ ‍​ ‍ ‌‍‍‌‌‍‌​​ ‌‌‍‌​​ ​‍‌‍​‍​ ​​​ ​‍​ ‍​​ ​‌​ ‌​​‍ ‌‌‍‌​‌‍​‌​ ‍‌​ ​ ​‍ ‌​ ‌​​ ​‌‌‍‌‍​ ​‍​‍ ‌​ ‍‌‌‍‌‌​ ​‍​ ​‌​‍ ‌‌‍​‌‌‍‌‌‌‍‌‍​ ‌‌​ ​‍‌‍​‌‌‍​ ​ ​‌​ ​‌​ ​ ​ ​‍​ ​​​ ‍ ‌ ‌​‌ ‍‌‌ ​​‌‍‌‌​ ‌‌‍ ​‌‍‌‌‌‍‌ ‌‍​‌‌‍ ​‌‌​​‌‍​‌‌‍‌ ‌‍‌‌​ ‍ ‌ ​​‌‍​‌‌ ‌​‌‍‍​​ ‌‌‍​ ‌‍ ‌‍ ‍‌ ‌​‌‍‌‌‌‍ ‍‌ ‌​​‍‌‌​ ‌‌‌​​‍‌‌ ‌‍‍ ‌‍‌‌‌ ‍‌​‍‌‌​ ​ ‌​‌​​‍‌‌​ ​ ‌​‌​​‍‌‌​ ​‍​ ​‍‌‍‌​​ ​​‌‍‌​​ ​ ​ ‍‌​ ​‍​ ​ ​ ‍​​ ‍​​ ‍​​ ‌‌​ ‌‌​‍‌‌​ ​‍​ ​‍​‍‌‌​ ‌‌‌​‌​​‍ ‍‌‍​ ‌‍‍​‌‍‍‌‌‍ ​‌‍‌​‌ ​‍‌‍‌‌‌‍ ‍​‍‌‌​ ‌‌‌​​‍‌‌ ‌‍‍ ‌‍‌‌‌ ‍‌​‍‌‌​ ​ ‌​‌​​‍‌‌​ ​ ‌​‌​​‍‌‌​ ​‍​ ​‍‌‍​ ​ ‌‌​ ‍​‌‍​ ​ ‍‌​ ​‍​ ​‌​ ‍​‌‍‌‌​ ‌​​ ‍​‌‍​‍​‍‌‌​ ​‍​ ​‍​‍‌‌​ ‌‌‌​‌​​‍ ‍‌ ‌​‌‍‌‌‌ ‍​‌ ‌​​ ‌‍​‍‌‍​‌‌ ​ ‌‍‌‌‌‌‌‌‌ ​‍‌‍ ​​ ‌‌‍‍​‌ ‌​‌ ‌​‌ ​​​‍‌‌​ ​ ‌​​‌​‍‌‌​ ​‍‌​‌‍​‍‌‌​ ​‍‌​‌‍‌‍ ​‌‍ ‌‍​ ‌‍​‌‌‍ ​‌‍‍​‌‍ ‌ ​ ‌ ‌​​‍‌‌​ ​ ‌​​‌​ ​ ​ ​ ​ ​ ​ ​ ​‍‌‍‌‍‍‌‌‍‌​​ ‌‌‍‌​​ ​‍‌‍​‍​ ​​​ ​‍​ ‍​​ ​‌​ ‌​​‍ ‌‌‍‌​‌‍​‌​ ‍‌​ ​ ​‍ ‌​ ‌​​ ​‌‌‍‌‍​ ​‍​‍ ‌​ ‍‌‌‍‌‌​ ​‍​ ​‌​‍ ‌‌‍​‌‌‍‌‌‌‍‌‍​ ‌‌​ ​‍‌‍​‌‌‍​ ​ ​‌​ ​‌​ ​ ​ ​‍​ ​​​‍‌‍‌ ‌​‌ ‍‌‌ ​​‌‍‌‌​ ‌‌‍ ​‌‍‌‌‌‍‌ ‌‍​‌‌‍ ​‌‌​​‌‍​‌‌‍‌ ‌‍‌‌​‍‌‍‌ ​​‌‍​‌‌ ‌​‌‍‍​​ ‌‌‍​ ‌‍ ‌‍ ‍‌ ‌​‌‍‌‌‌‍ ‍‌ ‌​​‍‌‌​ ‌‌‌​​‍‌‌ ‌‍‍ ‌‍‌‌‌ ‍‌​‍‌‌​ ​ ‌​‌​​‍‌‌​ ​ ‌​‌​​‍‌‌​ ​‍​ ​‍‌‍‌​​ ​​‌‍‌​​ ​ ​ ‍‌​ ​‍​ ​ ​ ‍​​ ‍​​ ‍​​ ‌‌​ ‌‌​‍‌‌​ ​‍​ ​‍​‍‌‌​ ‌‌‌​‌​​‍ ‍‌‍​ ‌‍‍​‌‍‍‌‌‍ ​‌‍‌​‌ ​‍‌‍‌‌‌‍ ‍​‍‌‌​ ‌‌‌​​‍‌‌ ‌‍‍ ‌‍‌‌‌ ‍‌​‍‌‌​ ​ ‌​‌​​‍‌‌​ ​ ‌​‌​​‍‌‌​ ​‍​ ​‍‌‍​ ​ ‌‌​ ‍​‌‍​ ​ ‍‌​ ​‍​ ​‌​ ‍​‌‍‌‌​ ‌​​ ‍​‌‍​‍​‍‌‌​ ​‍​ ​‍​‍‌‌​ ‌‌‌​‌​​‍ ‍‌ ‌​‌‍‌‌‌ ‍​‌ ‌​​‍‌‍‌ ​​‌‍‌‌‌ ​‍‌ ​ ‌ ​​‌‍‌‌‌‍​ ‌ ‌​‌‍‍‌‌ ‌‍‌‍‌‌​ ‌‌ ​​‌ ‌‌‌‍​‍‌‍ ​‌‍‍‌‌ ​ ‌‍‍​‌‍‌‌‌‍‌​​‍​‍‌ ‌